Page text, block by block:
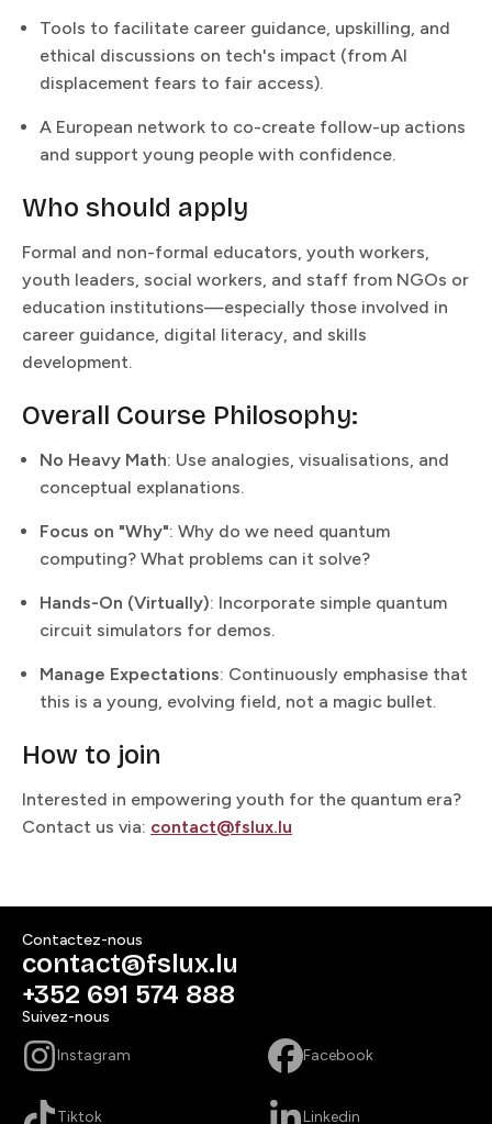
Tools to facilitate career guidance, upskilling, and
ethical discussions on tech's impact (from AI
displacement fears to fair access).​​​​‌ ‍ ​‍​‍‌‍ ‌ ​‍‌‍‍‌‌‍‌ ‌‍‍‌‌‍ ‍​‍​‍​ ‍‍​‍​‍‌ ​ ‌‍​‌‌‍ ‍‌‍‍‌‌ ‌​‌ ‍‌​‍ ‍‌‍‍‌‌‍ ​‍​‍​‍ ​​‍​‍‌‍‍​‌ ​‍‌‍‌‌‌‍‌‍​‍​‍​ ‍‍​‍​‍​‍ ‌ ​ ‌ ‌​‌ ‌‌‌‍‌​‌‍‍‌‌‍ ​‍ ‌‍‍‌‌‍ ‍‌ ‌​‌‍‌‌‌‍ ‍‌ ‌​​‍ ‌‍‌‌‌‍‌​‌‍‍‌‌ ‌​​‍ ‌‍ ‌‌‍ ‌‍‌​‌‍‌‌​ ‌‌ ​​‌ ​‍‌‍‌‌‌ ​ ‌‍‌‌‌‍ ‍‌ ‌​‌‍​‌‌ ‌​‌‍‍‌‌‍ ‌‍ ‍​ ‍ ‌‍‍‌‌‍‌​​ ‌‌‍‌‍​ ​‍​ ​‌‌‍​‍​ ​ ​ ‌‍​ ‌‍​ ​‌​‍ ‌​ ​‌‌‍‌‌​ ‍​​ ‌ ​‍ ‌​ ‌​‌‍‌‌​ ‌​‌‍‌​​‍ ‌​ ‍‌​ ‍‌​ ‌​‌‍‌‍​‍ ‌‌‍​‍‌‍‌​​ ‍‌​ ​‌​ ​‍​ ​‍​ ‌​​ ​‌​ ‌ ‌‍​ ‌‍‌​​ ​‌​ ‍ ‌ ‌​‌ ‍‌‌ ​​‌‍‌‌​ ‌‌ ​​‌ ​‍‌‍ ‌‍‍‍‌‍‌‌‌‍​ ‌ ‌​​ ‍ ‌ ​​‌‍​‌‌ ‌​‌‍‍​​ ‌‌‍​ ‌ ‌‌‌ ​ ‌ ‌​‌‍ ‌‍ ‌‌‌​ ‌‍‌‌‌‍​ ‌ ‌​‌‍‍‌‌‍ ‌‍ ‍‌ ​ ​‍‌‌​ ‌‌‌​​‍‌‌ ‌‍‍ ‌‍‌‌‌ ‍‌​‍‌‌​ ​ ‌​‌​​‍‌‌​ ​ ‌​‌​​‍‌‌​ ​‍​ ​‍‌‍‌​​ ​‌​ ‌‌​ ​​​ ‌ ‌‍‌​​ ​ ​ ​ ‌‍‌​‌‍‌​​ ​‌‌‍​‍​‍‌‌​ ​‍​ ​‍​‍‌‌​ ‌‌‌​‌​​‍ ‍‌‍​ ‌‍ ‌‍ ‍‌ ‌​‌‍‌‌‌‍ ‍‌ ‌​​‍‌‌​ ‌‌‌​​‍‌‌ ‌‍‍ ‌‍‌‌‌ ‍‌​‍‌‌​ ​ ‌​‌​​‍‌‌​ ​ ‌​‌​​‍‌‌​ ​‍​ ​‍‌‍‌‌​ ‌​​ ​‍​ ‍​‌‍​‌‌‍‌‍​ ​‌​ ‌‌‌‍‌​​ ​​​ ​‍‌‍​ ​‍‌‌​ ​‍​ ​‍​‍‌‌​ ‌‌‌​‌​​‍ ‍‌‍​ ‌‍‍​‌‍‍‌‌‍ ​‌‍‌​‌ ​‍‌‍‌‌‌‍ ‍​‍‌‌​ ‌‌‌​​‍‌‌ ‌‍‍ ‌‍‌‌‌ ‍‌​‍‌‌​ ​ ‌​‌​​‍‌‌​ ​ ‌​‌​​‍‌‌​ ​‍​ ​‍‌‍‌​​ ‍‌​ ‌ ‌‍‌‍​ ​​​ ‍‌‌‍​ ​ ‍‌​ ‌‌‌‍‌‍​ ‍​‌‍​ ​‍‌‌​ ​‍​ ​‍​‍‌‌​ ‌‌‌​‌​​‍ ‍‌ ‌​‌‍‌‌‌ ‍​‌ ‌​​ ‌‍​‍‌‍​‌‌ ​ ‌‍‌‌‌‌‌‌‌ ​‍‌‍ ​​ ‌​‍‌‌​ ​‍‌​‌‍‌ ​ ‌ ‌​‌ ‌‌‌‍‌​‌‍‍‌‌‍ ​‍‌‍‌‍‍‌‌‍‌​​ ‌‌‍‌‍​ ​‍​ ​‌‌‍​‍​ ​ ​ ‌‍​ ‌‍​ ​‌​‍ ‌​ ​‌‌‍‌‌​ ‍​​ ‌ ​‍ ‌​ ‌​‌‍‌‌​ ‌​‌‍‌​​‍ ‌​ ‍‌​ ‍‌​ ‌​‌‍‌‍​‍ ‌‌‍​‍‌‍‌​​ ‍‌​ ​‌​ ​‍​ ​‍​ ‌​​ ​‌​ ‌ ‌‍​ ‌‍‌​​ ​‌​‍‌‍‌ ‌​‌ ‍‌‌ ​​‌‍‌‌​ ‌‌ ​​‌ ​‍‌‍ ‌‍‍‍‌‍‌‌‌‍​ ‌ ‌​​‍‌‍‌ ​​‌‍​‌‌ ‌​‌‍‍​​ ‌‌‍​ ‌ ‌‌‌ ​ ‌ ‌​‌‍ ‌‍ ‌‌‌​ ‌‍‌‌‌‍​ ‌ ‌​‌‍‍‌‌‍ ‌‍ ‍‌ ​ ​‍‌‌​ ‌‌‌​​‍‌‌ ‌‍‍ ‌‍‌‌‌ ‍‌​‍‌‌​ ​ ‌​‌​​‍‌‌​ ​ ‌​‌​​‍‌‌​ ​‍​ ​‍‌‍‌​​ ​‌​ ‌‌​ ​​​ ‌ ‌‍‌​​ ​ ​ ​ ‌‍‌​‌‍‌​​ ​‌‌‍​‍​‍‌‌​ ​‍​ ​‍​‍‌‌​ ‌‌‌​‌​​‍ ‍‌‍​ ‌‍ ‌‍ ‍‌ ‌​‌‍‌‌‌‍ ‍‌ ‌​​‍‌‌​ ‌‌‌​​‍‌‌ ‌‍‍ ‌‍‌‌‌ ‍‌​‍‌‌​ ​ ‌​‌​​‍‌‌​ ​ ‌​‌​​‍‌‌​ ​‍​ ​‍‌‍‌‌​ ‌​​ ​‍​ ‍​‌‍​‌‌‍‌‍​ ​‌​ ‌‌‌‍‌​​ ​​​ ​‍‌‍​ ​‍‌‌​ ​‍​ ​‍​‍‌‌​ ‌‌‌​‌​​‍ ‍‌‍​ ‌‍‍​‌‍‍‌‌‍ ​‌‍‌​‌ ​‍‌‍‌‌‌‍ ‍​‍‌‌​ ‌‌‌​​‍‌‌ ‌‍‍ ‌‍‌‌‌ ‍‌​‍‌‌​ ​ ‌​‌​​‍‌‌​ ​ ‌​‌​​‍‌‌​ ​‍​ ​‍‌‍‌​​ ‍‌​ ‌ ‌‍‌‍​ ​​​ ‍‌‌‍​ ​ ‍‌​ ‌‌‌‍‌‍​ ‍​‌‍​ ​‍‌‌​ ​‍​ ​‍​‍‌‌​ ‌‌‌​‌​​‍ ‍‌ ‌​‌‍‌‌‌ ‍​‌ ‌​​‍‌‍‌ ​​‌‍‌‌‌ ​‍‌ ​ ‌ ​​‌‍‌‌‌‍​ ‌ ‌​‌‍‍‌‌ ‌‍‌‍‌‌​ ‌‌ ​​‌ ‌‌‌‍​‍‌‍ ​‌‍‍‌‌ ​ ‌‍‍​‌‍‌‌‌‍‌​​‍​‍‌ ‌
A European network to co-create follow-up actions
and support young people with confidence.​​​​‌ ‍ ​‍​‍‌‍ ‌ ​‍‌‍‍‌‌‍‌ ‌‍‍‌‌‍ ‍​‍​‍​ ‍‍​‍​‍‌ ​ ‌‍​‌‌‍ ‍‌‍‍‌‌ ‌​‌ ‍‌​‍ ‍‌‍‍‌‌‍ ​‍​‍​‍ ​​‍​‍‌‍‍​‌ ​‍‌‍‌‌‌‍‌‍​‍​‍​ ‍‍​‍​‍​‍ ‌ ​ ‌ ‌​‌ ‌‌‌‍‌​‌‍‍‌‌‍ ​‍ ‌‍‍‌‌‍ ‍‌ ‌​‌‍‌‌‌‍ ‍‌ ‌​​‍ ‌‍‌‌‌‍‌​‌‍‍‌‌ ‌​​‍ ‌‍ ‌‌‍ ‌‍‌​‌‍‌‌​ ‌‌ ​​‌ ​‍‌‍‌‌‌ ​ ‌‍‌‌‌‍ ‍‌ ‌​‌‍​‌‌ ‌​‌‍‍‌‌‍ ‌‍ ‍​ ‍ ‌‍‍‌‌‍‌​​ ‌‌‍‌‍​ ​‍​ ​‌‌‍​‍​ ​ ​ ‌‍​ ‌‍​ ​‌​‍ ‌​ ​‌‌‍‌‌​ ‍​​ ‌ ​‍ ‌​ ‌​‌‍‌‌​ ‌​‌‍‌​​‍ ‌​ ‍‌​ ‍‌​ ‌​‌‍‌‍​‍ ‌‌‍​‍‌‍‌​​ ‍‌​ ​‌​ ​‍​ ​‍​ ‌​​ ​‌​ ‌ ‌‍​ ‌‍‌​​ ​‌​ ‍ ‌ ‌​‌ ‍‌‌ ​​‌‍‌‌​ ‌‌ ​​‌ ​‍‌‍ ‌‍‍‍‌‍‌‌‌‍​ ‌ ‌​​ ‍ ‌ ​​‌‍​‌‌ ‌​‌‍‍​​ ‌‌‍​ ‌ ‌‌‌ ​ ‌ ‌​‌‍ ‌‍ ‌‌‌​ ‌‍‌‌‌‍​ ‌ ‌​‌‍‍‌‌‍ ‌‍ ‍‌ ​ ​‍‌‌​ ‌‌‌​​‍‌‌ ‌‍‍ ‌‍‌‌‌ ‍‌​‍‌‌​ ​ ‌​‌​​‍‌‌​ ​ ‌​‌​​‍‌‌​ ​‍​ ​‍‌‍‌​​ ​‌​ ‌‌​ ​​​ ‌ ‌‍‌​​ ​ ​ ​ ‌‍‌​‌‍‌​​ ​‌‌‍​‍​‍‌‌​ ​‍​ ​‍​‍‌‌​ ‌‌‌​‌​​‍ ‍‌‍​ ‌‍ ‌‍ ‍‌ ‌​‌‍‌‌‌‍ ‍‌ ‌​​‍‌‌​ ‌‌‌​​‍‌‌ ‌‍‍ ‌‍‌‌‌ ‍‌​‍‌‌​ ​ ‌​‌​​‍‌‌​ ​ ‌​‌​​‍‌‌​ ​‍​ ​‍‌‍‌‌​ ‌​‌‍​‌‌‍‌‍‌‍‌‍​ ‌ ​ ​‌‌‍‌‍‌‍​‌​ ‍​​ ‍‌​ ‍‌​‍‌‌​ ​‍​ ​‍​‍‌‌​ ‌‌‌​‌​​‍ ‍‌‍​ ‌‍‍​‌‍‍‌‌‍ ​‌‍‌​‌ ​‍‌‍‌‌‌‍ ‍​‍‌‌​ ‌‌‌​​‍‌‌ ‌‍‍ ‌‍‌‌‌ ‍‌​‍‌‌​ ​ ‌​‌​​‍‌‌​ ​ ‌​‌​​‍‌‌​ ​‍​ ​‍​ ‌‍​ ​ ‌‍​‌‌‍​ ​ ‌‌​ ​ ​ ‌‍​ ‌‍​ ​‌‌‍‌‍​ ‌‌​ ‌​​‍‌‌​ ​‍​ ​‍​‍‌‌​ ‌‌‌​‌​​‍ ‍‌ ‌​‌‍‌‌‌ ‍​‌ ‌​​ ‌‍​‍‌‍​‌‌ ​ ‌‍‌‌‌‌‌‌‌ ​‍‌‍ ​​ ‌​‍‌‌​ ​‍‌​‌‍‌ ​ ‌ ‌​‌ ‌‌‌‍‌​‌‍‍‌‌‍ ​‍‌‍‌‍‍‌‌‍‌​​ ‌‌‍‌‍​ ​‍​ ​‌‌‍​‍​ ​ ​ ‌‍​ ‌‍​ ​‌​‍ ‌​ ​‌‌‍‌‌​ ‍​​ ‌ ​‍ ‌​ ‌​‌‍‌‌​ ‌​‌‍‌​​‍ ‌​ ‍‌​ ‍‌​ ‌​‌‍‌‍​‍ ‌‌‍​‍‌‍‌​​ ‍‌​ ​‌​ ​‍​ ​‍​ ‌​​ ​‌​ ‌ ‌‍​ ‌‍‌​​ ​‌​‍‌‍‌ ‌​‌ ‍‌‌ ​​‌‍‌‌​ ‌‌ ​​‌ ​‍‌‍ ‌‍‍‍‌‍‌‌‌‍​ ‌ ‌​​‍‌‍‌ ​​‌‍​‌‌ ‌​‌‍‍​​ ‌‌‍​ ‌ ‌‌‌ ​ ‌ ‌​‌‍ ‌‍ ‌‌‌​ ‌‍‌‌‌‍​ ‌ ‌​‌‍‍‌‌‍ ‌‍ ‍‌ ​ ​‍‌‌​ ‌‌‌​​‍‌‌ ‌‍‍ ‌‍‌‌‌ ‍‌​‍‌‌​ ​ ‌​‌​​‍‌‌​ ​ ‌​‌​​‍‌‌​ ​‍​ ​‍‌‍‌​​ ​‌​ ‌‌​ ​​​ ‌ ‌‍‌​​ ​ ​ ​ ‌‍‌​‌‍‌​​ ​‌‌‍​‍​‍‌‌​ ​‍​ ​‍​‍‌‌​ ‌‌‌​‌​​‍ ‍‌‍​ ‌‍ ‌‍ ‍‌ ‌​‌‍‌‌‌‍ ‍‌ ‌​​‍‌‌​ ‌‌‌​​‍‌‌ ‌‍‍ ‌‍‌‌‌ ‍‌​‍‌‌​ ​ ‌​‌​​‍‌‌​ ​ ‌​‌​​‍‌‌​ ​‍​ ​‍‌‍‌‌​ ‌​‌‍​‌‌‍‌‍‌‍‌‍​ ‌ ​ ​‌‌‍‌‍‌‍​‌​ ‍​​ ‍‌​ ‍‌​‍‌‌​ ​‍​ ​‍​‍‌‌​ ‌‌‌​‌​​‍ ‍‌‍​ ‌‍‍​‌‍‍‌‌‍ ​‌‍‌​‌ ​‍‌‍‌‌‌‍ ‍​‍‌‌​ ‌‌‌​​‍‌‌ ‌‍‍ ‌‍‌‌‌ ‍‌​‍‌‌​ ​ ‌​‌​​‍‌‌​ ​ ‌​‌​​‍‌‌​ ​‍​ ​‍​ ‌‍​ ​ ‌‍​‌‌‍​ ​ ‌‌​ ​ ​ ‌‍​ ‌‍​ ​‌‌‍‌‍​ ‌‌​ ‌​​‍‌‌​ ​‍​ ​‍​‍‌‌​ ‌‌‌​‌​​‍ ‍‌ ‌​‌‍‌‌‌ ‍​‌ ‌​​‍‌‍‌ ​​‌‍‌‌‌ ​‍‌ ​ ‌ ​​‌‍‌‌‌‍​ ‌ ‌​‌‍‍‌‌ ‌‍‌‍‌‌​ ‌‌ ​​‌ ‌‌‌‍​‍‌‍ ​‌‍‍‌‌ ​ ‌‍‍​‌‍‌‌‌‍‌​​‍​‍‌ ‌
Who should apply​​​​‌ ‍ ​‍​‍‌‍ ‌ ​‍‌‍‍‌‌‍‌ ‌‍‍‌‌‍ ‍​‍​‍​ ‍‍​‍​‍‌ ​ ‌‍​‌‌‍ ‍‌‍‍‌‌ ‌​‌ ‍‌​‍ ‍‌‍‍‌‌‍ ​‍​‍​‍ ​​‍​‍‌‍‍​‌ ​‍‌‍‌‌‌‍‌‍​‍​‍​ ‍‍​‍​‍​‍ ‌ ​ ‌ ‌​‌ ‌‌‌‍‌​‌‍‍‌‌‍ ​‍ ‌‍‍‌‌‍ ‍‌ ‌​‌‍‌‌‌‍ ‍‌ ‌​​‍ ‌‍‌‌‌‍‌​‌‍‍‌‌ ‌​​‍ ‌‍ ‌‌‍ ‌‍‌​‌‍‌‌​ ‌‌ ​​‌ ​‍‌‍‌‌‌ ​ ‌‍‌‌‌‍ ‍‌ ‌​‌‍​‌‌ ‌​‌‍‍‌‌‍ ‌‍ ‍​ ‍ ‌‍‍‌‌‍‌​​ ‌‌‍‌‍​ ​‍​ ​‌‌‍​‍​ ​ ​ ‌‍​ ‌‍​ ​‌​‍ ‌​ ​‌‌‍‌‌​ ‍​​ ‌ ​‍ ‌​ ‌​‌‍‌‌​ ‌​‌‍‌​​‍ ‌​ ‍‌​ ‍‌​ ‌​‌‍‌‍​‍ ‌‌‍​‍‌‍‌​​ ‍‌​ ​‌​ ​‍​ ​‍​ ‌​​ ​‌​ ‌ ‌‍​ ‌‍‌​​ ​‌​ ‍ ‌ ‌​‌ ‍‌‌ ​​‌‍‌‌​ ‌‌ ​​‌ ​‍‌‍ ‌‍‍‍‌‍‌‌‌‍​ ‌ ‌​​ ‍ ‌ ​​‌‍​‌‌ ‌​‌‍‍​​ ‌‌‍​ ‌ ‌‌‌ ​ ‌ ‌​‌‍ ‌‍ ‌‌‌​ ‌‍‌‌‌‍​ ‌ ‌​‌‍‍‌‌‍ ‌‍ ‍‌ ​ ​‍‌‌​ ‌‌‌​​‍‌‌ ‌‍‍ ‌‍‌‌‌ ‍‌​‍‌‌​ ​ ‌​‌​​‍‌‌​ ​ ‌​‌​​‍‌‌​ ​‍​ ​‍‌‍‌​​ ​‌​ ‌‌​ ​​​ ‌ ‌‍‌​​ ​ ​ ​ ‌‍‌​‌‍‌​​ ​‌‌‍​‍​‍‌‌​ ​‍​ ​‍​‍‌‌​ ‌‌‌​‌​​‍ ‍‌‍​ ‌‍ ‌‍ ‍‌ ‌​‌‍‌‌‌‍ ‍‌ ‌​​‍‌‌​ ‌‌‌​​‍‌‌ ‌‍‍ ‌‍‌‌‌ ‍‌​‍‌‌​ ​ ‌​‌​​‍‌‌​ ​ ‌​‌​​‍‌‌​ ​‍​ ​‍‌‍‌‍​ ​‌‌‍​‌​ ​‍‌‍‌‌‌‍​ ​ ‌‍‌‍​‌​ ​‌​ ‍‌​ ‍‌​ ‌ ​‍‌‌​ ​‍​ ​‍​‍‌‌​ ‌‌‌​‌​​‍ ‍‌‍​ ‌‍‍​‌‍‍‌‌‍ ​‌‍‌​‌ ​‍‌‍‌‌‌‍ ‍​‍‌‌​ ‌‌‌​​‍‌‌ ‌‍‍ ‌‍‌‌‌ ‍‌​‍‌‌​ ​ ‌​‌​​‍‌‌​ ​ ‌​‌​​‍‌‌​ ​‍​ ​‍‌‍​ ​ ​‍​ ‌​‌‍‌​​ ‌ ​ ‌‍​ ​​​ ​​​ ‌ ‌‍‌‍​ ​​‌‍​‍​‍‌‌​ ​‍​ ​‍​‍‌‌​ ‌‌‌​‌​​‍ ‍‌ ‌​‌‍‌‌‌ ‍​‌ ‌​​ ‌‍​‍‌‍​‌‌ ​ ‌‍‌‌‌‌‌‌‌ ​‍‌‍ ​​ ‌​‍‌‌​ ​‍‌​‌‍‌ ​ ‌ ‌​‌ ‌‌‌‍‌​‌‍‍‌‌‍ ​‍‌‍‌‍‍‌‌‍‌​​ ‌‌‍‌‍​ ​‍​ ​‌‌‍​‍​ ​ ​ ‌‍​ ‌‍​ ​‌​‍ ‌​ ​‌‌‍‌‌​ ‍​​ ‌ ​‍ ‌​ ‌​‌‍‌‌​ ‌​‌‍‌​​‍ ‌​ ‍‌​ ‍‌​ ‌​‌‍‌‍​‍ ‌‌‍​‍‌‍‌​​ ‍‌​ ​‌​ ​‍​ ​‍​ ‌​​ ​‌​ ‌ ‌‍​ ‌‍‌​​ ​‌​‍‌‍‌ ‌​‌ ‍‌‌ ​​‌‍‌‌​ ‌‌ ​​‌ ​‍‌‍ ‌‍‍‍‌‍‌‌‌‍​ ‌ ‌​​‍‌‍‌ ​​‌‍​‌‌ ‌​‌‍‍​​ ‌‌‍​ ‌ ‌‌‌ ​ ‌ ‌​‌‍ ‌‍ ‌‌‌​ ‌‍‌‌‌‍​ ‌ ‌​‌‍‍‌‌‍ ‌‍ ‍‌ ​ ​‍‌‌​ ‌‌‌​​‍‌‌ ‌‍‍ ‌‍‌‌‌ ‍‌​‍‌‌​ ​ ‌​‌​​‍‌‌​ ​ ‌​‌​​‍‌‌​ ​‍​ ​‍‌‍‌​​ ​‌​ ‌‌​ ​​​ ‌ ‌‍‌​​ ​ ​ ​ ‌‍‌​‌‍‌​​ ​‌‌‍​‍​‍‌‌​ ​‍​ ​‍​‍‌‌​ ‌‌‌​‌​​‍ ‍‌‍​ ‌‍ ‌‍ ‍‌ ‌​‌‍‌‌‌‍ ‍‌ ‌​​‍‌‌​ ‌‌‌​​‍‌‌ ‌‍‍ ‌‍‌‌‌ ‍‌​‍‌‌​ ​ ‌​‌​​‍‌‌​ ​ ‌​‌​​‍‌‌​ ​‍​ ​‍‌‍‌‍​ ​‌‌‍​‌​ ​‍‌‍‌‌‌‍​ ​ ‌‍‌‍​‌​ ​‌​ ‍‌​ ‍‌​ ‌ ​‍‌‌​ ​‍​ ​‍​‍‌‌​ ‌‌‌​‌​​‍ ‍‌‍​ ‌‍‍​‌‍‍‌‌‍ ​‌‍‌​‌ ​‍‌‍‌‌‌‍ ‍​‍‌‌​ ‌‌‌​​‍‌‌ ‌‍‍ ‌‍‌‌‌ ‍‌​‍‌‌​ ​ ‌​‌​​‍‌‌​ ​ ‌​‌​​‍‌‌​ ​‍​ ​‍‌‍​ ​ ​‍​ ‌​‌‍‌​​ ‌ ​ ‌‍​ ​​​ ​​​ ‌ ‌‍‌‍​ ​​‌‍​‍​‍‌‌​ ​‍​ ​‍​‍‌‌​ ‌‌‌​‌​​‍ ‍‌ ‌​‌‍‌‌‌ ‍​‌ ‌​​‍‌‍‌ ​​‌‍‌‌‌ ​‍‌ ​ ‌ ​​‌‍‌‌‌‍​ ‌ ‌​‌‍‍‌‌ ‌‍‌‍‌‌​ ‌‌ ​​‌ ‌‌‌‍​‍‌‍ ​‌‍‍‌‌ ​ ‌‍‍​‌‍‌‌‌‍‌​​‍​‍‌ ‌
Formal and non-formal educators, youth workers,
youth leaders, social workers, and staff from NGOs or
education institutions—especially those involved in
career guidance, digital literacy, and skills
development.​​​​‌ ‍ ​‍​‍‌‍ ‌ ​‍‌‍‍‌‌‍‌ ‌‍‍‌‌‍ ‍​‍​‍​ ‍‍​‍​‍‌ ​ ‌‍​‌‌‍ ‍‌‍‍‌‌ ‌​‌ ‍‌​‍ ‍‌‍‍‌‌‍ ​‍​‍​‍ ​​‍​‍‌‍‍​‌ ​‍‌‍‌‌‌‍‌‍​‍​‍​ ‍‍​‍​‍​‍ ‌ ​ ‌ ‌​‌ ‌‌‌‍‌​‌‍‍‌‌‍ ​‍ ‌‍‍‌‌‍ ‍‌ ‌​‌‍‌‌‌‍ ‍‌ ‌​​‍ ‌‍‌‌‌‍‌​‌‍‍‌‌ ‌​​‍ ‌‍ ‌‌‍ ‌‍‌​‌‍‌‌​ ‌‌ ​​‌ ​‍‌‍‌‌‌ ​ ‌‍‌‌‌‍ ‍‌ ‌​‌‍​‌‌ ‌​‌‍‍‌‌‍ ‌‍ ‍​ ‍ ‌‍‍‌‌‍‌​​ ‌‌‍‌‍​ ​‍​ ​‌‌‍​‍​ ​ ​ ‌‍​ ‌‍​ ​‌​‍ ‌​ ​‌‌‍‌‌​ ‍​​ ‌ ​‍ ‌​ ‌​‌‍‌‌​ ‌​‌‍‌​​‍ ‌​ ‍‌​ ‍‌​ ‌​‌‍‌‍​‍ ‌‌‍​‍‌‍‌​​ ‍‌​ ​‌​ ​‍​ ​‍​ ‌​​ ​‌​ ‌ ‌‍​ ‌‍‌​​ ​‌​ ‍ ‌ ‌​‌ ‍‌‌ ​​‌‍‌‌​ ‌‌ ​​‌ ​‍‌‍ ‌‍‍‍‌‍‌‌‌‍​ ‌ ‌​​ ‍ ‌ ​​‌‍​‌‌ ‌​‌‍‍​​ ‌‌‍​ ‌ ‌‌‌ ​ ‌ ‌​‌‍ ‌‍ ‌‌‌​ ‌‍‌‌‌‍​ ‌ ‌​‌‍‍‌‌‍ ‌‍ ‍‌ ​ ​‍‌‌​ ‌‌‌​​‍‌‌ ‌‍‍ ‌‍‌‌‌ ‍‌​‍‌‌​ ​ ‌​‌​​‍‌‌​ ​ ‌​‌​​‍‌‌​ ​‍​ ​‍‌‍‌​​ ​‌​ ‌‌​ ​​​ ‌ ‌‍‌​​ ​ ​ ​ ‌‍‌​‌‍‌​​ ​‌‌‍​‍​‍‌‌​ ​‍​ ​‍​‍‌‌​ ‌‌‌​‌​​‍ ‍‌‍​ ‌‍ ‌‍ ‍‌ ‌​‌‍‌‌‌‍ ‍‌ ‌​​‍‌‌​ ‌‌‌​​‍‌‌ ‌‍‍ ‌‍‌‌‌ ‍‌​‍‌‌​ ​ ‌​‌​​‍‌‌​ ​ ‌​‌​​‍‌‌​ ​‍​ ​‍​ ‌​​ ​‍​ ‍​‌‍‌​​ ​​​ ‌‍​ ​‍‌‍​‌​ ​‍​ ‌​‌‍‌​​ ‌‍​‍‌‌​ ​‍​ ​‍​‍‌‌​ ‌‌‌​‌​​‍ ‍‌‍​ ‌‍‍​‌‍‍‌‌‍ ​‌‍‌​‌ ​‍‌‍‌‌‌‍ ‍​‍‌‌​ ‌‌‌​​‍‌‌ ‌‍‍ ‌‍‌‌‌ ‍‌​‍‌‌​ ​ ‌​‌​​‍‌‌​ ​ ‌​‌​​‍‌‌​ ​‍​ ​‍​ ‍‌​ ‌‍​ ‌‌​ ​‍‌‍​‍‌‍​ ‌‍​ ‌‍​‌​ ​‌‌‍‌​​ ‌‍‌‍‌​​‍‌‌​ ​‍​ ​‍​‍‌‌​ ‌‌‌​‌​​‍ ‍‌ ‌​‌‍‌‌‌ ‍​‌ ‌​​ ‌‍​‍‌‍​‌‌ ​ ‌‍‌‌‌‌‌‌‌ ​‍‌‍ ​​ ‌​‍‌‌​ ​‍‌​‌‍‌ ​ ‌ ‌​‌ ‌‌‌‍‌​‌‍‍‌‌‍ ​‍‌‍‌‍‍‌‌‍‌​​ ‌‌‍‌‍​ ​‍​ ​‌‌‍​‍​ ​ ​ ‌‍​ ‌‍​ ​‌​‍ ‌​ ​‌‌‍‌‌​ ‍​​ ‌ ​‍ ‌​ ‌​‌‍‌‌​ ‌​‌‍‌​​‍ ‌​ ‍‌​ ‍‌​ ‌​‌‍‌‍​‍ ‌‌‍​‍‌‍‌​​ ‍‌​ ​‌​ ​‍​ ​‍​ ‌​​ ​‌​ ‌ ‌‍​ ‌‍‌​​ ​‌​‍‌‍‌ ‌​‌ ‍‌‌ ​​‌‍‌‌​ ‌‌ ​​‌ ​‍‌‍ ‌‍‍‍‌‍‌‌‌‍​ ‌ ‌​​‍‌‍‌ ​​‌‍​‌‌ ‌​‌‍‍​​ ‌‌‍​ ‌ ‌‌‌ ​ ‌ ‌​‌‍ ‌‍ ‌‌‌​ ‌‍‌‌‌‍​ ‌ ‌​‌‍‍‌‌‍ ‌‍ ‍‌ ​ ​‍‌‌​ ‌‌‌​​‍‌‌ ‌‍‍ ‌‍‌‌‌ ‍‌​‍‌‌​ ​ ‌​‌​​‍‌‌​ ​ ‌​‌​​‍‌‌​ ​‍​ ​‍‌‍‌​​ ​‌​ ‌‌​ ​​​ ‌ ‌‍‌​​ ​ ​ ​ ‌‍‌​‌‍‌​​ ​‌‌‍​‍​‍‌‌​ ​‍​ ​‍​‍‌‌​ ‌‌‌​‌​​‍ ‍‌‍​ ‌‍ ‌‍ ‍‌ ‌​‌‍‌‌‌‍ ‍‌ ‌​​‍‌‌​ ‌‌‌​​‍‌‌ ‌‍‍ ‌‍‌‌‌ ‍‌​‍‌‌​ ​ ‌​‌​​‍‌‌​ ​ ‌​‌​​‍‌‌​ ​‍​ ​‍​ ‌​​ ​‍​ ‍​‌‍‌​​ ​​​ ‌‍​ ​‍‌‍​‌​ ​‍​ ‌​‌‍‌​​ ‌‍​‍‌‌​ ​‍​ ​‍​‍‌‌​ ‌‌‌​‌​​‍ ‍‌‍​ ‌‍‍​‌‍‍‌‌‍ ​‌‍‌​‌ ​‍‌‍‌‌‌‍ ‍​‍‌‌​ ‌‌‌​​‍‌‌ ‌‍‍ ‌‍‌‌‌ ‍‌​‍‌‌​ ​ ‌​‌​​‍‌‌​ ​ ‌​‌​​‍‌‌​ ​‍​ ​‍​ ‍‌​ ‌‍​ ‌‌​ ​‍‌‍​‍‌‍​ ‌‍​ ‌‍​‌​ ​‌‌‍‌​​ ‌‍‌‍‌​​‍‌‌​ ​‍​ ​‍​‍‌‌​ ‌‌‌​‌​​‍ ‍‌ ‌​‌‍‌‌‌ ‍​‌ ‌​​‍‌‍‌ ​​‌‍‌‌‌ ​‍‌ ​ ‌ ​​‌‍‌‌‌‍​ ‌ ‌​‌‍‍‌‌ ‌‍‌‍‌‌​ ‌‌ ​​‌ ‌‌‌‍​‍‌‍ ​‌‍‍‌‌ ​ ‌‍‍​‌‍‌‌‌‍‌​​‍​‍‌ ‌
Overall Course Philosophy:​​​​‌ ‍ ​‍​‍‌‍ ‌ ​‍‌‍‍‌‌‍‌ ‌‍‍‌‌‍ ‍​‍​‍​ ‍‍​‍​‍‌ ​ ‌‍​‌‌‍ ‍‌‍‍‌‌ ‌​‌ ‍‌​‍ ‍‌‍‍‌‌‍ ​‍​‍​‍ ​​‍​‍‌‍‍​‌ ​‍‌‍‌‌‌‍‌‍​‍​‍​ ‍‍​‍​‍​‍ ‌ ​ ‌ ‌​‌ ‌‌‌‍‌​‌‍‍‌‌‍ ​‍ ‌‍‍‌‌‍ ‍‌ ‌​‌‍‌‌‌‍ ‍‌ ‌​​‍ ‌‍‌‌‌‍‌​‌‍‍‌‌ ‌​​‍ ‌‍ ‌‌‍ ‌‍‌​‌‍‌‌​ ‌‌ ​​‌ ​‍‌‍‌‌‌ ​ ‌‍‌‌‌‍ ‍‌ ‌​‌‍​‌‌ ‌​‌‍‍‌‌‍ ‌‍ ‍​ ‍ ‌‍‍‌‌‍‌​​ ‌‌‍‌‍​ ​‍​ ​‌‌‍​‍​ ​ ​ ‌‍​ ‌‍​ ​‌​‍ ‌​ ​‌‌‍‌‌​ ‍​​ ‌ ​‍ ‌​ ‌​‌‍‌‌​ ‌​‌‍‌​​‍ ‌​ ‍‌​ ‍‌​ ‌​‌‍‌‍​‍ ‌‌‍​‍‌‍‌​​ ‍‌​ ​‌​ ​‍​ ​‍​ ‌​​ ​‌​ ‌ ‌‍​ ‌‍‌​​ ​‌​ ‍ ‌ ‌​‌ ‍‌‌ ​​‌‍‌‌​ ‌‌ ​​‌ ​‍‌‍ ‌‍‍‍‌‍‌‌‌‍​ ‌ ‌​​ ‍ ‌ ​​‌‍​‌‌ ‌​‌‍‍​​ ‌‌‍​ ‌ ‌‌‌ ​ ‌ ‌​‌‍ ‌‍ ‌‌‌​ ‌‍‌‌‌‍​ ‌ ‌​‌‍‍‌‌‍ ‌‍ ‍‌ ​ ​‍‌‌​ ‌‌‌​​‍‌‌ ‌‍‍ ‌‍‌‌‌ ‍‌​‍‌‌​ ​ ‌​‌​​‍‌‌​ ​ ‌​‌​​‍‌‌​ ​‍​ ​‍‌‍‌​​ ​‌​ ‌‌​ ​​​ ‌ ‌‍‌​​ ​ ​ ​ ‌‍‌​‌‍‌​​ ​‌‌‍​‍​‍‌‌​ ​‍​ ​‍​‍‌‌​ ‌‌‌​‌​​‍ ‍‌‍​ ‌‍ ‌‍ ‍‌ ‌​‌‍‌‌‌‍ ‍‌ ‌​​‍‌‌​ ‌‌‌​​‍‌‌ ‌‍‍ ‌‍‌‌‌ ‍‌​‍‌‌​ ​ ‌​‌​​‍‌‌​ ​ ‌​‌​​‍‌‌​ ​‍​ ​‍​ ‌‌​ ‌​​ ‌​‌‍​‌​ ​ ​ ‍‌​ ‌ ​ ‌‍​ ​ ​ ‌‌‌‍​‍​ ​‌​‍‌‌​ ​‍​ ​‍​‍‌‌​ ‌‌‌​‌​​‍ ‍‌‍​ ‌‍‍​‌‍‍‌‌‍ ​‌‍‌​‌ ​‍‌‍‌‌‌‍ ‍​‍‌‌​ ‌‌‌​​‍‌‌ ‌‍‍ ‌‍‌‌‌ ‍‌​‍‌‌​ ​ ‌​‌​​‍‌‌​ ​ ‌​‌​​‍‌‌​ ​‍​ ​‍​ ‌​‌‍‌‌​ ‌‍‌‍‌‌​ ​‌​ ‌‌​ ‌‌‌‍‌‌​ ‌​​ ‍‌​ ‍​‌‍​‌​‍‌‌​ ​‍​ ​‍​‍‌‌​ ‌‌‌​‌​​‍ ‍‌ ‌​‌‍‌‌‌ ‍​‌ ‌​​ ‌‍​‍‌‍​‌‌ ​ ‌‍‌‌‌‌‌‌‌ ​‍‌‍ ​​ ‌​‍‌‌​ ​‍‌​‌‍‌ ​ ‌ ‌​‌ ‌‌‌‍‌​‌‍‍‌‌‍ ​‍‌‍‌‍‍‌‌‍‌​​ ‌‌‍‌‍​ ​‍​ ​‌‌‍​‍​ ​ ​ ‌‍​ ‌‍​ ​‌​‍ ‌​ ​‌‌‍‌‌​ ‍​​ ‌ ​‍ ‌​ ‌​‌‍‌‌​ ‌​‌‍‌​​‍ ‌​ ‍‌​ ‍‌​ ‌​‌‍‌‍​‍ ‌‌‍​‍‌‍‌​​ ‍‌​ ​‌​ ​‍​ ​‍​ ‌​​ ​‌​ ‌ ‌‍​ ‌‍‌​​ ​‌​‍‌‍‌ ‌​‌ ‍‌‌ ​​‌‍‌‌​ ‌‌ ​​‌ ​‍‌‍ ‌‍‍‍‌‍‌‌‌‍​ ‌ ‌​​‍‌‍‌ ​​‌‍​‌‌ ‌​‌‍‍​​ ‌‌‍​ ‌ ‌‌‌ ​ ‌ ‌​‌‍ ‌‍ ‌‌‌​ ‌‍‌‌‌‍​ ‌ ‌​‌‍‍‌‌‍ ‌‍ ‍‌ ​ ​‍‌‌​ ‌‌‌​​‍‌‌ ‌‍‍ ‌‍‌‌‌ ‍‌​‍‌‌​ ​ ‌​‌​​‍‌‌​ ​ ‌​‌​​‍‌‌​ ​‍​ ​‍‌‍‌​​ ​‌​ ‌‌​ ​​​ ‌ ‌‍‌​​ ​ ​ ​ ‌‍‌​‌‍‌​​ ​‌‌‍​‍​‍‌‌​ ​‍​ ​‍​‍‌‌​ ‌‌‌​‌​​‍ ‍‌‍​ ‌‍ ‌‍ ‍‌ ‌​‌‍‌‌‌‍ ‍‌ ‌​​‍‌‌​ ‌‌‌​​‍‌‌ ‌‍‍ ‌‍‌‌‌ ‍‌​‍‌‌​ ​ ‌​‌​​‍‌‌​ ​ ‌​‌​​‍‌‌​ ​‍​ ​‍​ ‌‌​ ‌​​ ‌​‌‍​‌​ ​ ​ ‍‌​ ‌ ​ ‌‍​ ​ ​ ‌‌‌‍​‍​ ​‌​‍‌‌​ ​‍​ ​‍​‍‌‌​ ‌‌‌​‌​​‍ ‍‌‍​ ‌‍‍​‌‍‍‌‌‍ ​‌‍‌​‌ ​‍‌‍‌‌‌‍ ‍​‍‌‌​ ‌‌‌​​‍‌‌ ‌‍‍ ‌‍‌‌‌ ‍‌​‍‌‌​ ​ ‌​‌​​‍‌‌​ ​ ‌​‌​​‍‌‌​ ​‍​ ​‍​ ‌​‌‍‌‌​ ‌‍‌‍‌‌​ ​‌​ ‌‌​ ‌‌‌‍‌‌​ ‌​​ ‍‌​ ‍​‌‍​‌​‍‌‌​ ​‍​ ​‍​‍‌‌​ ‌‌‌​‌​​‍ ‍‌ ‌​‌‍‌‌‌ ‍​‌ ‌​​‍‌‍‌ ​​‌‍‌‌‌ ​‍‌ ​ ‌ ​​‌‍‌‌‌‍​ ‌ ‌​‌‍‍‌‌ ‌‍‌‍‌‌​ ‌‌ ​​‌ ‌‌‌‍​‍‌‍ ​‌‍‍‌‌ ​ ‌‍‍​‌‍‌‌‌‍‌​​‍​‍‌ ‌
No Heavy Math​​​​‌ ‍ ​‍​‍‌‍ ‌ ​‍‌‍‍‌‌‍‌ ‌‍‍‌‌‍ ‍​‍​‍​ ‍‍​‍​‍‌ ​ ‌‍​‌‌‍ ‍‌‍‍‌‌ ‌​‌ ‍‌​‍ ‍‌‍‍‌‌‍ ​‍​‍​‍ ​​‍​‍‌‍‍​‌ ​‍‌‍‌‌‌‍‌‍​‍​‍​ ‍‍​‍​‍​‍ ‌ ​ ‌ ‌​‌ ‌‌‌‍‌​‌‍‍‌‌‍ ​‍ ‌‍‍‌‌‍ ‍‌ ‌​‌‍‌‌‌‍ ‍‌ ‌​​‍ ‌‍‌‌‌‍‌​‌‍‍‌‌ ‌​​‍ ‌‍ ‌‌‍ ‌‍‌​‌‍‌‌​ ‌‌ ​​‌ ​‍‌‍‌‌‌ ​ ‌‍‌‌‌‍ ‍‌ ‌​‌‍​‌‌ ‌​‌‍‍‌‌‍ ‌‍ ‍​ ‍ ‌‍‍‌‌‍‌​​ ‌‌‍‌‍​ ​‍​ ​‌‌‍​‍​ ​ ​ ‌‍​ ‌‍​ ​‌​‍ ‌​ ​‌‌‍‌‌​ ‍​​ ‌ ​‍ ‌​ ‌​‌‍‌‌​ ‌​‌‍‌​​‍ ‌​ ‍‌​ ‍‌​ ‌​‌‍‌‍​‍ ‌‌‍​‍‌‍‌​​ ‍‌​ ​‌​ ​‍​ ​‍​ ‌​​ ​‌​ ‌ ‌‍​ ‌‍‌​​ ​‌​ ‍ ‌ ‌​‌ ‍‌‌ ​​‌‍‌‌​ ‌‌ ​​‌ ​‍‌‍ ‌‍‍‍‌‍‌‌‌‍​ ‌ ‌​​ ‍ ‌ ​​‌‍​‌‌ ‌​‌‍‍​​ ‌‌‍​ ‌ ‌‌‌ ​ ‌ ‌​‌‍ ‌‍ ‌‌‌​ ‌‍‌‌‌‍​ ‌ ‌​‌‍‍‌‌‍ ‌‍ ‍‌ ​ ​‍‌‌​ ‌‌‌​​‍‌‌ ‌‍‍ ‌‍‌‌‌ ‍‌​‍‌‌​ ​ ‌​‌​​‍‌‌​ ​ ‌​‌​​‍‌‌​ ​‍​ ​‍‌‍‌​​ ​‌​ ‌‌​ ​​​ ‌ ‌‍‌​​ ​ ​ ​ ‌‍‌​‌‍‌​​ ​‌‌‍​‍​‍‌‌​ ​‍​ ​‍​‍‌‌​ ‌‌‌​‌​​‍ ‍‌‍​ ‌‍ ‌‍ ‍‌ ‌​‌‍‌‌‌‍ ‍‌ ‌​​‍‌‌​ ‌‌‌​​‍‌‌ ‌‍‍ ‌‍‌‌‌ ‍‌​‍‌‌​ ​ ‌​‌​​‍‌‌​ ​ ‌​‌​​‍‌‌​ ​‍​ ​‍‌‍​‍​ ‍‌​ ​‌‌‍​‍​ ‍​​ ‌‍​ ​‌​ ‍​​ ‌​​ ​‍​ ‌‌​ ‍​​‍‌‌​ ​‍​ ​‍​‍‌‌​ ‌‌‌​‌​​‍ ‍‌‍​ ‌‍‍​‌‍‍‌‌‍ ​‌‍‌​‌ ​‍‌‍‌‌‌‍ ‍​‍‌‌​ ‌‌‌​​‍‌‌ ‌‍‍ ‌‍‌‌‌ ‍‌​‍‌‌​ ​ ‌​‌​​‍‌‌​ ​ ‌​‌​​‍‌‌​ ​‍​ ​‍​ ​‍‌‍​ ​ ‍​‌‍​ ​ ‌‍​ ‍‌‌‍​‌‌‍​‍‌‍​‌‌‍​ ​ ‌ ‌‍‌​​‍‌‌​ ​‍​ ​‍​‍‌‌​ ‌‌‌​‌​​‍ ‍‌ ‌​‌‍‌‌‌ ‍​‌ ‌​​ ‌‍​‍‌‍​‌‌ ​ ‌‍‌‌‌‌‌‌‌ ​‍‌‍ ​​ ‌​‍‌‌​ ​‍‌​‌‍‌ ​ ‌ ‌​‌ ‌‌‌‍‌​‌‍‍‌‌‍ ​‍‌‍‌‍‍‌‌‍‌​​ ‌‌‍‌‍​ ​‍​ ​‌‌‍​‍​ ​ ​ ‌‍​ ‌‍​ ​‌​‍ ‌​ ​‌‌‍‌‌​ ‍​​ ‌ ​‍ ‌​ ‌​‌‍‌‌​ ‌​‌‍‌​​‍ ‌​ ‍‌​ ‍‌​ ‌​‌‍‌‍​‍ ‌‌‍​‍‌‍‌​​ ‍‌​ ​‌​ ​‍​ ​‍​ ‌​​ ​‌​ ‌ ‌‍​ ‌‍‌​​ ​‌​‍‌‍‌ ‌​‌ ‍‌‌ ​​‌‍‌‌​ ‌‌ ​​‌ ​‍‌‍ ‌‍‍‍‌‍‌‌‌‍​ ‌ ‌​​‍‌‍‌ ​​‌‍​‌‌ ‌​‌‍‍​​ ‌‌‍​ ‌ ‌‌‌ ​ ‌ ‌​‌‍ ‌‍ ‌‌‌​ ‌‍‌‌‌‍​ ‌ ‌​‌‍‍‌‌‍ ‌‍ ‍‌ ​ ​‍‌‌​ ‌‌‌​​‍‌‌ ‌‍‍ ‌‍‌‌‌ ‍‌​‍‌‌​ ​ ‌​‌​​‍‌‌​ ​ ‌​‌​​‍‌‌​ ​‍​ ​‍‌‍‌​​ ​‌​ ‌‌​ ​​​ ‌ ‌‍‌​​ ​ ​ ​ ‌‍‌​‌‍‌​​ ​‌‌‍​‍​‍‌‌​ ​‍​ ​‍​‍‌‌​ ‌‌‌​‌​​‍ ‍‌‍​ ‌‍ ‌‍ ‍‌ ‌​‌‍‌‌‌‍ ‍‌ ‌​​‍‌‌​ ‌‌‌​​‍‌‌ ‌‍‍ ‌‍‌‌‌ ‍‌​‍‌‌​ ​ ‌​‌​​‍‌‌​ ​ ‌​‌​​‍‌‌​ ​‍​ ​‍‌‍​‍​ ‍‌​ ​‌‌‍​‍​ ‍​​ ‌‍​ ​‌​ ‍​​ ‌​​ ​‍​ ‌‌​ ‍​​‍‌‌​ ​‍​ ​‍​‍‌‌​ ‌‌‌​‌​​‍ ‍‌‍​ ‌‍‍​‌‍‍‌‌‍ ​‌‍‌​‌ ​‍‌‍‌‌‌‍ ‍​‍‌‌​ ‌‌‌​​‍‌‌ ‌‍‍ ‌‍‌‌‌ ‍‌​‍‌‌​ ​ ‌​‌​​‍‌‌​ ​ ‌​‌​​‍‌‌​ ​‍​ ​‍​ ​‍‌‍​ ​ ‍​‌‍​ ​ ‌‍​ ‍‌‌‍​‌‌‍​‍‌‍​‌‌‍​ ​ ‌ ‌‍‌​​‍‌‌​ ​‍​ ​‍​‍‌‌​ ‌‌‌​‌​​‍ ‍‌ ‌​‌‍‌‌‌ ‍​‌ ‌​​‍‌‍‌ ​​‌‍‌‌‌ ​‍‌ ​ ‌ ​​‌‍‌‌‌‍​ ‌ ‌​‌‍‍‌‌ ‌‍‌‍‌‌​ ‌‌ ​​‌ ‌‌‌‍​‍‌‍ ​‌‍‍‌‌ ​ ‌‍‍​‌‍‌‌‌‍‌​​‍​‍‌ ‌: Use analogies, visualisations, and
conceptual explanations.​​​​‌ ‍ ​‍​‍‌‍ ‌ ​‍‌‍‍‌‌‍‌ ‌‍‍‌‌‍ ‍​‍​‍​ ‍‍​‍​‍‌ ​ ‌‍​‌‌‍ ‍‌‍‍‌‌ ‌​‌ ‍‌​‍ ‍‌‍‍‌‌‍ ​‍​‍​‍ ​​‍​‍‌‍‍​‌ ​‍‌‍‌‌‌‍‌‍​‍​‍​ ‍‍​‍​‍​‍ ‌ ​ ‌ ‌​‌ ‌‌‌‍‌​‌‍‍‌‌‍ ​‍ ‌‍‍‌‌‍ ‍‌ ‌​‌‍‌‌‌‍ ‍‌ ‌​​‍ ‌‍‌‌‌‍‌​‌‍‍‌‌ ‌​​‍ ‌‍ ‌‌‍ ‌‍‌​‌‍‌‌​ ‌‌ ​​‌ ​‍‌‍‌‌‌ ​ ‌‍‌‌‌‍ ‍‌ ‌​‌‍​‌‌ ‌​‌‍‍‌‌‍ ‌‍ ‍​ ‍ ‌‍‍‌‌‍‌​​ ‌‌‍‌‍​ ​‍​ ​‌‌‍​‍​ ​ ​ ‌‍​ ‌‍​ ​‌​‍ ‌​ ​‌‌‍‌‌​ ‍​​ ‌ ​‍ ‌​ ‌​‌‍‌‌​ ‌​‌‍‌​​‍ ‌​ ‍‌​ ‍‌​ ‌​‌‍‌‍​‍ ‌‌‍​‍‌‍‌​​ ‍‌​ ​‌​ ​‍​ ​‍​ ‌​​ ​‌​ ‌ ‌‍​ ‌‍‌​​ ​‌​ ‍ ‌ ‌​‌ ‍‌‌ ​​‌‍‌‌​ ‌‌ ​​‌ ​‍‌‍ ‌‍‍‍‌‍‌‌‌‍​ ‌ ‌​​ ‍ ‌ ​​‌‍​‌‌ ‌​‌‍‍​​ ‌‌‍​ ‌ ‌‌‌ ​ ‌ ‌​‌‍ ‌‍ ‌‌‌​ ‌‍‌‌‌‍​ ‌ ‌​‌‍‍‌‌‍ ‌‍ ‍‌ ​ ​‍‌‌​ ‌‌‌​​‍‌‌ ‌‍‍ ‌‍‌‌‌ ‍‌​‍‌‌​ ​ ‌​‌​​‍‌‌​ ​ ‌​‌​​‍‌‌​ ​‍​ ​‍‌‍‌​​ ​‌​ ‌‌​ ​​​ ‌ ‌‍‌​​ ​ ​ ​ ‌‍‌​‌‍‌​​ ​‌‌‍​‍​‍‌‌​ ​‍​ ​‍​‍‌‌​ ‌‌‌​‌​​‍ ‍‌‍​ ‌‍ ‌‍ ‍‌ ‌​‌‍‌‌‌‍ ‍‌ ‌​​‍‌‌​ ‌‌‌​​‍‌‌ ‌‍‍ ‌‍‌‌‌ ‍‌​‍‌‌​ ​ ‌​‌​​‍‌‌​ ​ ‌​‌​​‍‌‌​ ​‍​ ​‍‌‍​‍​ ‍‌​ ​‌‌‍​‍​ ‍​​ ‌‍​ ​‌​ ‍​​ ‌​​ ​‍​ ‌‌​ ‍​​‍‌‌​ ​‍​ ​‍​‍‌‌​ ‌‌‌​‌​​‍ ‍‌‍​ ‌‍‍​‌‍‍‌‌‍ ​‌‍‌​‌ ​‍‌‍‌‌‌‍ ‍​‍‌‌​ ‌‌‌​​‍‌‌ ‌‍‍ ‌‍‌‌‌ ‍‌​‍‌‌​ ​ ‌​‌​​‍‌‌​ ​ ‌​‌​​‍‌‌​ ​‍​ ​‍​ ​‌​ ​ ​ ​​​ ​​​ ‍​‌‍‌‌​ ​‍‌‍‌‌​ ‌‌​ ‌ ​ ​ ​ ‍​​‍‌‌​ ​‍​ ​‍​‍‌‌​ ‌‌‌​‌​​‍ ‍‌ ‌​‌‍‌‌‌ ‍​‌ ‌​​ ‌‍​‍‌‍​‌‌ ​ ‌‍‌‌‌‌‌‌‌ ​‍‌‍ ​​ ‌​‍‌‌​ ​‍‌​‌‍‌ ​ ‌ ‌​‌ ‌‌‌‍‌​‌‍‍‌‌‍ ​‍‌‍‌‍‍‌‌‍‌​​ ‌‌‍‌‍​ ​‍​ ​‌‌‍​‍​ ​ ​ ‌‍​ ‌‍​ ​‌​‍ ‌​ ​‌‌‍‌‌​ ‍​​ ‌ ​‍ ‌​ ‌​‌‍‌‌​ ‌​‌‍‌​​‍ ‌​ ‍‌​ ‍‌​ ‌​‌‍‌‍​‍ ‌‌‍​‍‌‍‌​​ ‍‌​ ​‌​ ​‍​ ​‍​ ‌​​ ​‌​ ‌ ‌‍​ ‌‍‌​​ ​‌​‍‌‍‌ ‌​‌ ‍‌‌ ​​‌‍‌‌​ ‌‌ ​​‌ ​‍‌‍ ‌‍‍‍‌‍‌‌‌‍​ ‌ ‌​​‍‌‍‌ ​​‌‍​‌‌ ‌​‌‍‍​​ ‌‌‍​ ‌ ‌‌‌ ​ ‌ ‌​‌‍ ‌‍ ‌‌‌​ ‌‍‌‌‌‍​ ‌ ‌​‌‍‍‌‌‍ ‌‍ ‍‌ ​ ​‍‌‌​ ‌‌‌​​‍‌‌ ‌‍‍ ‌‍‌‌‌ ‍‌​‍‌‌​ ​ ‌​‌​​‍‌‌​ ​ ‌​‌​​‍‌‌​ ​‍​ ​‍‌‍‌​​ ​‌​ ‌‌​ ​​​ ‌ ‌‍‌​​ ​ ​ ​ ‌‍‌​‌‍‌​​ ​‌‌‍​‍​‍‌‌​ ​‍​ ​‍​‍‌‌​ ‌‌‌​‌​​‍ ‍‌‍​ ‌‍ ‌‍ ‍‌ ‌​‌‍‌‌‌‍ ‍‌ ‌​​‍‌‌​ ‌‌‌​​‍‌‌ ‌‍‍ ‌‍‌‌‌ ‍‌​‍‌‌​ ​ ‌​‌​​‍‌‌​ ​ ‌​‌​​‍‌‌​ ​‍​ ​‍‌‍​‍​ ‍‌​ ​‌‌‍​‍​ ‍​​ ‌‍​ ​‌​ ‍​​ ‌​​ ​‍​ ‌‌​ ‍​​‍‌‌​ ​‍​ ​‍​‍‌‌​ ‌‌‌​‌​​‍ ‍‌‍​ ‌‍‍​‌‍‍‌‌‍ ​‌‍‌​‌ ​‍‌‍‌‌‌‍ ‍​‍‌‌​ ‌‌‌​​‍‌‌ ‌‍‍ ‌‍‌‌‌ ‍‌​‍‌‌​ ​ ‌​‌​​‍‌‌​ ​ ‌​‌​​‍‌‌​ ​‍​ ​‍​ ​‌​ ​ ​ ​​​ ​​​ ‍​‌‍‌‌​ ​‍‌‍‌‌​ ‌‌​ ‌ ​ ​ ​ ‍​​‍‌‌​ ​‍​ ​‍​‍‌‌​ ‌‌‌​‌​​‍ ‍‌ ‌​‌‍‌‌‌ ‍​‌ ‌​​‍‌‍‌ ​​‌‍‌‌‌ ​‍‌ ​ ‌ ​​‌‍‌‌‌‍​ ‌ ‌​‌‍‍‌‌ ‌‍‌‍‌‌​ ‌‌ ​​‌ ‌‌‌‍​‍‌‍ ​‌‍‍‌‌ ​ ‌‍‍​‌‍‌‌‌‍‌​​‍​‍‌ ‌
Focus on "Why"​​​​‌ ‍ ​‍​‍‌‍ ‌ ​‍‌‍‍‌‌‍‌ ‌‍‍‌‌‍ ‍​‍​‍​ ‍‍​‍​‍‌ ​ ‌‍​‌‌‍ ‍‌‍‍‌‌ ‌​‌ ‍‌​‍ ‍‌‍‍‌‌‍ ​‍​‍​‍ ​​‍​‍‌‍‍​‌ ​‍‌‍‌‌‌‍‌‍​‍​‍​ ‍‍​‍​‍​‍ ‌ ​ ‌ ‌​‌ ‌‌‌‍‌​‌‍‍‌‌‍ ​‍ ‌‍‍‌‌‍ ‍‌ ‌​‌‍‌‌‌‍ ‍‌ ‌​​‍ ‌‍‌‌‌‍‌​‌‍‍‌‌ ‌​​‍ ‌‍ ‌‌‍ ‌‍‌​‌‍‌‌​ ‌‌ ​​‌ ​‍‌‍‌‌‌ ​ ‌‍‌‌‌‍ ‍‌ ‌​‌‍​‌‌ ‌​‌‍‍‌‌‍ ‌‍ ‍​ ‍ ‌‍‍‌‌‍‌​​ ‌‌‍‌‍​ ​‍​ ​‌‌‍​‍​ ​ ​ ‌‍​ ‌‍​ ​‌​‍ ‌​ ​‌‌‍‌‌​ ‍​​ ‌ ​‍ ‌​ ‌​‌‍‌‌​ ‌​‌‍‌​​‍ ‌​ ‍‌​ ‍‌​ ‌​‌‍‌‍​‍ ‌‌‍​‍‌‍‌​​ ‍‌​ ​‌​ ​‍​ ​‍​ ‌​​ ​‌​ ‌ ‌‍​ ‌‍‌​​ ​‌​ ‍ ‌ ‌​‌ ‍‌‌ ​​‌‍‌‌​ ‌‌ ​​‌ ​‍‌‍ ‌‍‍‍‌‍‌‌‌‍​ ‌ ‌​​ ‍ ‌ ​​‌‍​‌‌ ‌​‌‍‍​​ ‌‌‍​ ‌ ‌‌‌ ​ ‌ ‌​‌‍ ‌‍ ‌‌‌​ ‌‍‌‌‌‍​ ‌ ‌​‌‍‍‌‌‍ ‌‍ ‍‌ ​ ​‍‌‌​ ‌‌‌​​‍‌‌ ‌‍‍ ‌‍‌‌‌ ‍‌​‍‌‌​ ​ ‌​‌​​‍‌‌​ ​ ‌​‌​​‍‌‌​ ​‍​ ​‍‌‍‌​​ ​‌​ ‌‌​ ​​​ ‌ ‌‍‌​​ ​ ​ ​ ‌‍‌​‌‍‌​​ ​‌‌‍​‍​‍‌‌​ ​‍​ ​‍​‍‌‌​ ‌‌‌​‌​​‍ ‍‌‍​ ‌‍ ‌‍ ‍‌ ‌​‌‍‌‌‌‍ ‍‌ ‌​​‍‌‌​ ‌‌‌​​‍‌‌ ‌‍‍ ‌‍‌‌‌ ‍‌​‍‌‌​ ​ ‌​‌​​‍‌‌​ ​ ‌​‌​​‍‌‌​ ​‍​ ​‍‌‍‌‍​ ​​​ ​‌‌‍​ ‌‍‌‍​ ‌‌​ ​‌‌‍‌‍​ ​​​ ‌ ‌‍​‌​ ​​​‍‌‌​ ​‍​ ​‍​‍‌‌​ ‌‌‌​‌​​‍ ‍‌‍​ ‌‍‍​‌‍‍‌‌‍ ​‌‍‌​‌ ​‍‌‍‌‌‌‍ ‍​‍‌‌​ ‌‌‌​​‍‌‌ ‌‍‍ ‌‍‌‌‌ ‍‌​‍‌‌​ ​ ‌​‌​​‍‌‌​ ​ ‌​‌​​‍‌‌​ ​‍​ ​‍‌‍‌‍​ ​‌‌‍​‌​ ‍​‌‍​‍‌‍‌‍‌‍‌‌​ ‌‍‌‍‌‍‌‍​ ‌‍‌‌‌‍​‍​‍‌‌​ ​‍​ ​‍​‍‌‌​ ‌‌‌​‌​​‍ ‍‌ ‌​‌‍‌‌‌ ‍​‌ ‌​​ ‌‍​‍‌‍​‌‌ ​ ‌‍‌‌‌‌‌‌‌ ​‍‌‍ ​​ ‌​‍‌‌​ ​‍‌​‌‍‌ ​ ‌ ‌​‌ ‌‌‌‍‌​‌‍‍‌‌‍ ​‍‌‍‌‍‍‌‌‍‌​​ ‌‌‍‌‍​ ​‍​ ​‌‌‍​‍​ ​ ​ ‌‍​ ‌‍​ ​‌​‍ ‌​ ​‌‌‍‌‌​ ‍​​ ‌ ​‍ ‌​ ‌​‌‍‌‌​ ‌​‌‍‌​​‍ ‌​ ‍‌​ ‍‌​ ‌​‌‍‌‍​‍ ‌‌‍​‍‌‍‌​​ ‍‌​ ​‌​ ​‍​ ​‍​ ‌​​ ​‌​ ‌ ‌‍​ ‌‍‌​​ ​‌​‍‌‍‌ ‌​‌ ‍‌‌ ​​‌‍‌‌​ ‌‌ ​​‌ ​‍‌‍ ‌‍‍‍‌‍‌‌‌‍​ ‌ ‌​​‍‌‍‌ ​​‌‍​‌‌ ‌​‌‍‍​​ ‌‌‍​ ‌ ‌‌‌ ​ ‌ ‌​‌‍ ‌‍ ‌‌‌​ ‌‍‌‌‌‍​ ‌ ‌​‌‍‍‌‌‍ ‌‍ ‍‌ ​ ​‍‌‌​ ‌‌‌​​‍‌‌ ‌‍‍ ‌‍‌‌‌ ‍‌​‍‌‌​ ​ ‌​‌​​‍‌‌​ ​ ‌​‌​​‍‌‌​ ​‍​ ​‍‌‍‌​​ ​‌​ ‌‌​ ​​​ ‌ ‌‍‌​​ ​ ​ ​ ‌‍‌​‌‍‌​​ ​‌‌‍​‍​‍‌‌​ ​‍​ ​‍​‍‌‌​ ‌‌‌​‌​​‍ ‍‌‍​ ‌‍ ‌‍ ‍‌ ‌​‌‍‌‌‌‍ ‍‌ ‌​​‍‌‌​ ‌‌‌​​‍‌‌ ‌‍‍ ‌‍‌‌‌ ‍‌​‍‌‌​ ​ ‌​‌​​‍‌‌​ ​ ‌​‌​​‍‌‌​ ​‍​ ​‍‌‍‌‍​ ​​​ ​‌‌‍​ ‌‍‌‍​ ‌‌​ ​‌‌‍‌‍​ ​​​ ‌ ‌‍​‌​ ​​​‍‌‌​ ​‍​ ​‍​‍‌‌​ ‌‌‌​‌​​‍ ‍‌‍​ ‌‍‍​‌‍‍‌‌‍ ​‌‍‌​‌ ​‍‌‍‌‌‌‍ ‍​‍‌‌​ ‌‌‌​​‍‌‌ ‌‍‍ ‌‍‌‌‌ ‍‌​‍‌‌​ ​ ‌​‌​​‍‌‌​ ​ ‌​‌​​‍‌‌​ ​‍​ ​‍‌‍‌‍​ ​‌‌‍​‌​ ‍​‌‍​‍‌‍‌‍‌‍‌‌​ ‌‍‌‍‌‍‌‍​ ‌‍‌‌‌‍​‍​‍‌‌​ ​‍​ ​‍​‍‌‌​ ‌‌‌​‌​​‍ ‍‌ ‌​‌‍‌‌‌ ‍​‌ ‌​​‍‌‍‌ ​​‌‍‌‌‌ ​‍‌ ​ ‌ ​​‌‍‌‌‌‍​ ‌ ‌​‌‍‍‌‌ ‌‍‌‍‌‌​ ‌‌ ​​‌ ‌‌‌‍​‍‌‍ ​‌‍‍‌‌ ​ ‌‍‍​‌‍‌‌‌‍‌​​‍​‍‌ ‌: Why do we need quantum
computing? What problems can it solve?​​​​‌ ‍ ​‍​‍‌‍ ‌ ​‍‌‍‍‌‌‍‌ ‌‍‍‌‌‍ ‍​‍​‍​ ‍‍​‍​‍‌ ​ ‌‍​‌‌‍ ‍‌‍‍‌‌ ‌​‌ ‍‌​‍ ‍‌‍‍‌‌‍ ​‍​‍​‍ ​​‍​‍‌‍‍​‌ ​‍‌‍‌‌‌‍‌‍​‍​‍​ ‍‍​‍​‍​‍ ‌ ​ ‌ ‌​‌ ‌‌‌‍‌​‌‍‍‌‌‍ ​‍ ‌‍‍‌‌‍ ‍‌ ‌​‌‍‌‌‌‍ ‍‌ ‌​​‍ ‌‍‌‌‌‍‌​‌‍‍‌‌ ‌​​‍ ‌‍ ‌‌‍ ‌‍‌​‌‍‌‌​ ‌‌ ​​‌ ​‍‌‍‌‌‌ ​ ‌‍‌‌‌‍ ‍‌ ‌​‌‍​‌‌ ‌​‌‍‍‌‌‍ ‌‍ ‍​ ‍ ‌‍‍‌‌‍‌​​ ‌‌‍‌‍​ ​‍​ ​‌‌‍​‍​ ​ ​ ‌‍​ ‌‍​ ​‌​‍ ‌​ ​‌‌‍‌‌​ ‍​​ ‌ ​‍ ‌​ ‌​‌‍‌‌​ ‌​‌‍‌​​‍ ‌​ ‍‌​ ‍‌​ ‌​‌‍‌‍​‍ ‌‌‍​‍‌‍‌​​ ‍‌​ ​‌​ ​‍​ ​‍​ ‌​​ ​‌​ ‌ ‌‍​ ‌‍‌​​ ​‌​ ‍ ‌ ‌​‌ ‍‌‌ ​​‌‍‌‌​ ‌‌ ​​‌ ​‍‌‍ ‌‍‍‍‌‍‌‌‌‍​ ‌ ‌​​ ‍ ‌ ​​‌‍​‌‌ ‌​‌‍‍​​ ‌‌‍​ ‌ ‌‌‌ ​ ‌ ‌​‌‍ ‌‍ ‌‌‌​ ‌‍‌‌‌‍​ ‌ ‌​‌‍‍‌‌‍ ‌‍ ‍‌ ​ ​‍‌‌​ ‌‌‌​​‍‌‌ ‌‍‍ ‌‍‌‌‌ ‍‌​‍‌‌​ ​ ‌​‌​​‍‌‌​ ​ ‌​‌​​‍‌‌​ ​‍​ ​‍‌‍‌​​ ​‌​ ‌‌​ ​​​ ‌ ‌‍‌​​ ​ ​ ​ ‌‍‌​‌‍‌​​ ​‌‌‍​‍​‍‌‌​ ​‍​ ​‍​‍‌‌​ ‌‌‌​‌​​‍ ‍‌‍​ ‌‍ ‌‍ ‍‌ ‌​‌‍‌‌‌‍ ‍‌ ‌​​‍‌‌​ ‌‌‌​​‍‌‌ ‌‍‍ ‌‍‌‌‌ ‍‌​‍‌‌​ ​ ‌​‌​​‍‌‌​ ​ ‌​‌​​‍‌‌​ ​‍​ ​‍‌‍‌‍​ ​​​ ​‌‌‍​ ‌‍‌‍​ ‌‌​ ​‌‌‍‌‍​ ​​​ ‌ ‌‍​‌​ ​​​‍‌‌​ ​‍​ ​‍​‍‌‌​ ‌‌‌​‌​​‍ ‍‌‍​ ‌‍‍​‌‍‍‌‌‍ ​‌‍‌​‌ ​‍‌‍‌‌‌‍ ‍​‍‌‌​ ‌‌‌​​‍‌‌ ‌‍‍ ‌‍‌‌‌ ‍‌​‍‌‌​ ​ ‌​‌​​‍‌‌​ ​ ‌​‌​​‍‌‌​ ​‍​ ​‍‌‍​ ‌‍‌‌‌‍​‍​ ‌‌​ ‌‍‌‍​ ‌‍​‍‌‍​ ‌‍‌​‌‍‌‌‌‍‌‌‌‍​ ​‍‌‌​ ​‍​ ​‍​‍‌‌​ ‌‌‌​‌​​‍ ‍‌ ‌​‌‍‌‌‌ ‍​‌ ‌​​ ‌‍​‍‌‍​‌‌ ​ ‌‍‌‌‌‌‌‌‌ ​‍‌‍ ​​ ‌​‍‌‌​ ​‍‌​‌‍‌ ​ ‌ ‌​‌ ‌‌‌‍‌​‌‍‍‌‌‍ ​‍‌‍‌‍‍‌‌‍‌​​ ‌‌‍‌‍​ ​‍​ ​‌‌‍​‍​ ​ ​ ‌‍​ ‌‍​ ​‌​‍ ‌​ ​‌‌‍‌‌​ ‍​​ ‌ ​‍ ‌​ ‌​‌‍‌‌​ ‌​‌‍‌​​‍ ‌​ ‍‌​ ‍‌​ ‌​‌‍‌‍​‍ ‌‌‍​‍‌‍‌​​ ‍‌​ ​‌​ ​‍​ ​‍​ ‌​​ ​‌​ ‌ ‌‍​ ‌‍‌​​ ​‌​‍‌‍‌ ‌​‌ ‍‌‌ ​​‌‍‌‌​ ‌‌ ​​‌ ​‍‌‍ ‌‍‍‍‌‍‌‌‌‍​ ‌ ‌​​‍‌‍‌ ​​‌‍​‌‌ ‌​‌‍‍​​ ‌‌‍​ ‌ ‌‌‌ ​ ‌ ‌​‌‍ ‌‍ ‌‌‌​ ‌‍‌‌‌‍​ ‌ ‌​‌‍‍‌‌‍ ‌‍ ‍‌ ​ ​‍‌‌​ ‌‌‌​​‍‌‌ ‌‍‍ ‌‍‌‌‌ ‍‌​‍‌‌​ ​ ‌​‌​​‍‌‌​ ​ ‌​‌​​‍‌‌​ ​‍​ ​‍‌‍‌​​ ​‌​ ‌‌​ ​​​ ‌ ‌‍‌​​ ​ ​ ​ ‌‍‌​‌‍‌​​ ​‌‌‍​‍​‍‌‌​ ​‍​ ​‍​‍‌‌​ ‌‌‌​‌​​‍ ‍‌‍​ ‌‍ ‌‍ ‍‌ ‌​‌‍‌‌‌‍ ‍‌ ‌​​‍‌‌​ ‌‌‌​​‍‌‌ ‌‍‍ ‌‍‌‌‌ ‍‌​‍‌‌​ ​ ‌​‌​​‍‌‌​ ​ ‌​‌​​‍‌‌​ ​‍​ ​‍‌‍‌‍​ ​​​ ​‌‌‍​ ‌‍‌‍​ ‌‌​ ​‌‌‍‌‍​ ​​​ ‌ ‌‍​‌​ ​​​‍‌‌​ ​‍​ ​‍​‍‌‌​ ‌‌‌​‌​​‍ ‍‌‍​ ‌‍‍​‌‍‍‌‌‍ ​‌‍‌​‌ ​‍‌‍‌‌‌‍ ‍​‍‌‌​ ‌‌‌​​‍‌‌ ‌‍‍ ‌‍‌‌‌ ‍‌​‍‌‌​ ​ ‌​‌​​‍‌‌​ ​ ‌​‌​​‍‌‌​ ​‍​ ​‍‌‍​ ‌‍‌‌‌‍​‍​ ‌‌​ ‌‍‌‍​ ‌‍​‍‌‍​ ‌‍‌​‌‍‌‌‌‍‌‌‌‍​ ​‍‌‌​ ​‍​ ​‍​‍‌‌​ ‌‌‌​‌​​‍ ‍‌ ‌​‌‍‌‌‌ ‍​‌ ‌​​‍‌‍‌ ​​‌‍‌‌‌ ​‍‌ ​ ‌ ​​‌‍‌‌‌‍​ ‌ ‌​‌‍‍‌‌ ‌‍‌‍‌‌​ ‌‌ ​​‌ ‌‌‌‍​‍‌‍ ​‌‍‍‌‌ ​ ‌‍‍​‌‍‌‌‌‍‌​​‍​‍‌ ‌
Hands-On (Virtually)​​​​‌ ‍ ​‍​‍‌‍ ‌ ​‍‌‍‍‌‌‍‌ ‌‍‍‌‌‍ ‍​‍​‍​ ‍‍​‍​‍‌ ​ ‌‍​‌‌‍ ‍‌‍‍‌‌ ‌​‌ ‍‌​‍ ‍‌‍‍‌‌‍ ​‍​‍​‍ ​​‍​‍‌‍‍​‌ ​‍‌‍‌‌‌‍‌‍​‍​‍​ ‍‍​‍​‍​‍ ‌ ​ ‌ ‌​‌ ‌‌‌‍‌​‌‍‍‌‌‍ ​‍ ‌‍‍‌‌‍ ‍‌ ‌​‌‍‌‌‌‍ ‍‌ ‌​​‍ ‌‍‌‌‌‍‌​‌‍‍‌‌ ‌​​‍ ‌‍ ‌‌‍ ‌‍‌​‌‍‌‌​ ‌‌ ​​‌ ​‍‌‍‌‌‌ ​ ‌‍‌‌‌‍ ‍‌ ‌​‌‍​‌‌ ‌​‌‍‍‌‌‍ ‌‍ ‍​ ‍ ‌‍‍‌‌‍‌​​ ‌‌‍‌‍​ ​‍​ ​‌‌‍​‍​ ​ ​ ‌‍​ ‌‍​ ​‌​‍ ‌​ ​‌‌‍‌‌​ ‍​​ ‌ ​‍ ‌​ ‌​‌‍‌‌​ ‌​‌‍‌​​‍ ‌​ ‍‌​ ‍‌​ ‌​‌‍‌‍​‍ ‌‌‍​‍‌‍‌​​ ‍‌​ ​‌​ ​‍​ ​‍​ ‌​​ ​‌​ ‌ ‌‍​ ‌‍‌​​ ​‌​ ‍ ‌ ‌​‌ ‍‌‌ ​​‌‍‌‌​ ‌‌ ​​‌ ​‍‌‍ ‌‍‍‍‌‍‌‌‌‍​ ‌ ‌​​ ‍ ‌ ​​‌‍​‌‌ ‌​‌‍‍​​ ‌‌‍​ ‌ ‌‌‌ ​ ‌ ‌​‌‍ ‌‍ ‌‌‌​ ‌‍‌‌‌‍​ ‌ ‌​‌‍‍‌‌‍ ‌‍ ‍‌ ​ ​‍‌‌​ ‌‌‌​​‍‌‌ ‌‍‍ ‌‍‌‌‌ ‍‌​‍‌‌​ ​ ‌​‌​​‍‌‌​ ​ ‌​‌​​‍‌‌​ ​‍​ ​‍‌‍‌​​ ​‌​ ‌‌​ ​​​ ‌ ‌‍‌​​ ​ ​ ​ ‌‍‌​‌‍‌​​ ​‌‌‍​‍​‍‌‌​ ​‍​ ​‍​‍‌‌​ ‌‌‌​‌​​‍ ‍‌‍​ ‌‍ ‌‍ ‍‌ ‌​‌‍‌‌‌‍ ‍‌ ‌​​‍‌‌​ ‌‌‌​​‍‌‌ ‌‍‍ ‌‍‌‌‌ ‍‌​‍‌‌​ ​ ‌​‌​​‍‌‌​ ​ ‌​‌​​‍‌‌​ ​‍​ ​‍‌‍‌‍‌‍​ ‌‍‌‌‌‍​‍​ ​‌‌‍​‍‌‍‌‌​ ​‌‌‍​‍​ ‌​​ ​ ‌‍​‍​‍‌‌​ ​‍​ ​‍​‍‌‌​ ‌‌‌​‌​​‍ ‍‌‍​ ‌‍‍​‌‍‍‌‌‍ ​‌‍‌​‌ ​‍‌‍‌‌‌‍ ‍​‍‌‌​ ‌‌‌​​‍‌‌ ‌‍‍ ‌‍‌‌‌ ‍‌​‍‌‌​ ​ ‌​‌​​‍‌‌​ ​ ‌​‌​​‍‌‌​ ​‍​ ​‍​ ‌​​ ‌ ​ ‌‌‌‍‌‍​ ‍​​ ‍‌‌‍‌‌​ ‌​​ ‍‌​ ‌‍​ ‌ ​ ​‍​‍‌‌​ ​‍​ ​‍​‍‌‌​ ‌‌‌​‌​​‍ ‍‌ ‌​‌‍‌‌‌ ‍​‌ ‌​​ ‌‍​‍‌‍​‌‌ ​ ‌‍‌‌‌‌‌‌‌ ​‍‌‍ ​​ ‌​‍‌‌​ ​‍‌​‌‍‌ ​ ‌ ‌​‌ ‌‌‌‍‌​‌‍‍‌‌‍ ​‍‌‍‌‍‍‌‌‍‌​​ ‌‌‍‌‍​ ​‍​ ​‌‌‍​‍​ ​ ​ ‌‍​ ‌‍​ ​‌​‍ ‌​ ​‌‌‍‌‌​ ‍​​ ‌ ​‍ ‌​ ‌​‌‍‌‌​ ‌​‌‍‌​​‍ ‌​ ‍‌​ ‍‌​ ‌​‌‍‌‍​‍ ‌‌‍​‍‌‍‌​​ ‍‌​ ​‌​ ​‍​ ​‍​ ‌​​ ​‌​ ‌ ‌‍​ ‌‍‌​​ ​‌​‍‌‍‌ ‌​‌ ‍‌‌ ​​‌‍‌‌​ ‌‌ ​​‌ ​‍‌‍ ‌‍‍‍‌‍‌‌‌‍​ ‌ ‌​​‍‌‍‌ ​​‌‍​‌‌ ‌​‌‍‍​​ ‌‌‍​ ‌ ‌‌‌ ​ ‌ ‌​‌‍ ‌‍ ‌‌‌​ ‌‍‌‌‌‍​ ‌ ‌​‌‍‍‌‌‍ ‌‍ ‍‌ ​ ​‍‌‌​ ‌‌‌​​‍‌‌ ‌‍‍ ‌‍‌‌‌ ‍‌​‍‌‌​ ​ ‌​‌​​‍‌‌​ ​ ‌​‌​​‍‌‌​ ​‍​ ​‍‌‍‌​​ ​‌​ ‌‌​ ​​​ ‌ ‌‍‌​​ ​ ​ ​ ‌‍‌​‌‍‌​​ ​‌‌‍​‍​‍‌‌​ ​‍​ ​‍​‍‌‌​ ‌‌‌​‌​​‍ ‍‌‍​ ‌‍ ‌‍ ‍‌ ‌​‌‍‌‌‌‍ ‍‌ ‌​​‍‌‌​ ‌‌‌​​‍‌‌ ‌‍‍ ‌‍‌‌‌ ‍‌​‍‌‌​ ​ ‌​‌​​‍‌‌​ ​ ‌​‌​​‍‌‌​ ​‍​ ​‍‌‍‌‍‌‍​ ‌‍‌‌‌‍​‍​ ​‌‌‍​‍‌‍‌‌​ ​‌‌‍​‍​ ‌​​ ​ ‌‍​‍​‍‌‌​ ​‍​ ​‍​‍‌‌​ ‌‌‌​‌​​‍ ‍‌‍​ ‌‍‍​‌‍‍‌‌‍ ​‌‍‌​‌ ​‍‌‍‌‌‌‍ ‍​‍‌‌​ ‌‌‌​​‍‌‌ ‌‍‍ ‌‍‌‌‌ ‍‌​‍‌‌​ ​ ‌​‌​​‍‌‌​ ​ ‌​‌​​‍‌‌​ ​‍​ ​‍​ ‌​​ ‌ ​ ‌‌‌‍‌‍​ ‍​​ ‍‌‌‍‌‌​ ‌​​ ‍‌​ ‌‍​ ‌ ​ ​‍​‍‌‌​ ​‍​ ​‍​‍‌‌​ ‌‌‌​‌​​‍ ‍‌ ‌​‌‍‌‌‌ ‍​‌ ‌​​‍‌‍‌ ​​‌‍‌‌‌ ​‍‌ ​ ‌ ​​‌‍‌‌‌‍​ ‌ ‌​‌‍‍‌‌ ‌‍‌‍‌‌​ ‌‌ ​​‌ ‌‌‌‍​‍‌‍ ​‌‍‍‌‌ ​ ‌‍‍​‌‍‌‌‌‍‌​​‍​‍‌ ‌: Incorporate simple quantum
circuit simulators for demos.​​​​‌ ‍ ​‍​‍‌‍ ‌ ​‍‌‍‍‌‌‍‌ ‌‍‍‌‌‍ ‍​‍​‍​ ‍‍​‍​‍‌ ​ ‌‍​‌‌‍ ‍‌‍‍‌‌ ‌​‌ ‍‌​‍ ‍‌‍‍‌‌‍ ​‍​‍​‍ ​​‍​‍‌‍‍​‌ ​‍‌‍‌‌‌‍‌‍​‍​‍​ ‍‍​‍​‍​‍ ‌ ​ ‌ ‌​‌ ‌‌‌‍‌​‌‍‍‌‌‍ ​‍ ‌‍‍‌‌‍ ‍‌ ‌​‌‍‌‌‌‍ ‍‌ ‌​​‍ ‌‍‌‌‌‍‌​‌‍‍‌‌ ‌​​‍ ‌‍ ‌‌‍ ‌‍‌​‌‍‌‌​ ‌‌ ​​‌ ​‍‌‍‌‌‌ ​ ‌‍‌‌‌‍ ‍‌ ‌​‌‍​‌‌ ‌​‌‍‍‌‌‍ ‌‍ ‍​ ‍ ‌‍‍‌‌‍‌​​ ‌‌‍‌‍​ ​‍​ ​‌‌‍​‍​ ​ ​ ‌‍​ ‌‍​ ​‌​‍ ‌​ ​‌‌‍‌‌​ ‍​​ ‌ ​‍ ‌​ ‌​‌‍‌‌​ ‌​‌‍‌​​‍ ‌​ ‍‌​ ‍‌​ ‌​‌‍‌‍​‍ ‌‌‍​‍‌‍‌​​ ‍‌​ ​‌​ ​‍​ ​‍​ ‌​​ ​‌​ ‌ ‌‍​ ‌‍‌​​ ​‌​ ‍ ‌ ‌​‌ ‍‌‌ ​​‌‍‌‌​ ‌‌ ​​‌ ​‍‌‍ ‌‍‍‍‌‍‌‌‌‍​ ‌ ‌​​ ‍ ‌ ​​‌‍​‌‌ ‌​‌‍‍​​ ‌‌‍​ ‌ ‌‌‌ ​ ‌ ‌​‌‍ ‌‍ ‌‌‌​ ‌‍‌‌‌‍​ ‌ ‌​‌‍‍‌‌‍ ‌‍ ‍‌ ​ ​‍‌‌​ ‌‌‌​​‍‌‌ ‌‍‍ ‌‍‌‌‌ ‍‌​‍‌‌​ ​ ‌​‌​​‍‌‌​ ​ ‌​‌​​‍‌‌​ ​‍​ ​‍‌‍‌​​ ​‌​ ‌‌​ ​​​ ‌ ‌‍‌​​ ​ ​ ​ ‌‍‌​‌‍‌​​ ​‌‌‍​‍​‍‌‌​ ​‍​ ​‍​‍‌‌​ ‌‌‌​‌​​‍ ‍‌‍​ ‌‍ ‌‍ ‍‌ ‌​‌‍‌‌‌‍ ‍‌ ‌​​‍‌‌​ ‌‌‌​​‍‌‌ ‌‍‍ ‌‍‌‌‌ ‍‌​‍‌‌​ ​ ‌​‌​​‍‌‌​ ​ ‌​‌​​‍‌‌​ ​‍​ ​‍‌‍‌‍‌‍​ ‌‍‌‌‌‍​‍​ ​‌‌‍​‍‌‍‌‌​ ​‌‌‍​‍​ ‌​​ ​ ‌‍​‍​‍‌‌​ ​‍​ ​‍​‍‌‌​ ‌‌‌​‌​​‍ ‍‌‍​ ‌‍‍​‌‍‍‌‌‍ ​‌‍‌​‌ ​‍‌‍‌‌‌‍ ‍​‍‌‌​ ‌‌‌​​‍‌‌ ‌‍‍ ‌‍‌‌‌ ‍‌​‍‌‌​ ​ ‌​‌​​‍‌‌​ ​ ‌​‌​​‍‌‌​ ​‍​ ​‍​ ‌​​ ​‍​ ​​​ ​‍‌‍​ ​ ‍​​ ​ ‌‍‌‌​ ​​​ ‌‍​ ​‌‌‍‌‍​‍‌‌​ ​‍​ ​‍​‍‌‌​ ‌‌‌​‌​​‍ ‍‌ ‌​‌‍‌‌‌ ‍​‌ ‌​​ ‌‍​‍‌‍​‌‌ ​ ‌‍‌‌‌‌‌‌‌ ​‍‌‍ ​​ ‌​‍‌‌​ ​‍‌​‌‍‌ ​ ‌ ‌​‌ ‌‌‌‍‌​‌‍‍‌‌‍ ​‍‌‍‌‍‍‌‌‍‌​​ ‌‌‍‌‍​ ​‍​ ​‌‌‍​‍​ ​ ​ ‌‍​ ‌‍​ ​‌​‍ ‌​ ​‌‌‍‌‌​ ‍​​ ‌ ​‍ ‌​ ‌​‌‍‌‌​ ‌​‌‍‌​​‍ ‌​ ‍‌​ ‍‌​ ‌​‌‍‌‍​‍ ‌‌‍​‍‌‍‌​​ ‍‌​ ​‌​ ​‍​ ​‍​ ‌​​ ​‌​ ‌ ‌‍​ ‌‍‌​​ ​‌​‍‌‍‌ ‌​‌ ‍‌‌ ​​‌‍‌‌​ ‌‌ ​​‌ ​‍‌‍ ‌‍‍‍‌‍‌‌‌‍​ ‌ ‌​​‍‌‍‌ ​​‌‍​‌‌ ‌​‌‍‍​​ ‌‌‍​ ‌ ‌‌‌ ​ ‌ ‌​‌‍ ‌‍ ‌‌‌​ ‌‍‌‌‌‍​ ‌ ‌​‌‍‍‌‌‍ ‌‍ ‍‌ ​ ​‍‌‌​ ‌‌‌​​‍‌‌ ‌‍‍ ‌‍‌‌‌ ‍‌​‍‌‌​ ​ ‌​‌​​‍‌‌​ ​ ‌​‌​​‍‌‌​ ​‍​ ​‍‌‍‌​​ ​‌​ ‌‌​ ​​​ ‌ ‌‍‌​​ ​ ​ ​ ‌‍‌​‌‍‌​​ ​‌‌‍​‍​‍‌‌​ ​‍​ ​‍​‍‌‌​ ‌‌‌​‌​​‍ ‍‌‍​ ‌‍ ‌‍ ‍‌ ‌​‌‍‌‌‌‍ ‍‌ ‌​​‍‌‌​ ‌‌‌​​‍‌‌ ‌‍‍ ‌‍‌‌‌ ‍‌​‍‌‌​ ​ ‌​‌​​‍‌‌​ ​ ‌​‌​​‍‌‌​ ​‍​ ​‍‌‍‌‍‌‍​ ‌‍‌‌‌‍​‍​ ​‌‌‍​‍‌‍‌‌​ ​‌‌‍​‍​ ‌​​ ​ ‌‍​‍​‍‌‌​ ​‍​ ​‍​‍‌‌​ ‌‌‌​‌​​‍ ‍‌‍​ ‌‍‍​‌‍‍‌‌‍ ​‌‍‌​‌ ​‍‌‍‌‌‌‍ ‍​‍‌‌​ ‌‌‌​​‍‌‌ ‌‍‍ ‌‍‌‌‌ ‍‌​‍‌‌​ ​ ‌​‌​​‍‌‌​ ​ ‌​‌​​‍‌‌​ ​‍​ ​‍​ ‌​​ ​‍​ ​​​ ​‍‌‍​ ​ ‍​​ ​ ‌‍‌‌​ ​​​ ‌‍​ ​‌‌‍‌‍​‍‌‌​ ​‍​ ​‍​‍‌‌​ ‌‌‌​‌​​‍ ‍‌ ‌​‌‍‌‌‌ ‍​‌ ‌​​‍‌‍‌ ​​‌‍‌‌‌ ​‍‌ ​ ‌ ​​‌‍‌‌‌‍​ ‌ ‌​‌‍‍‌‌ ‌‍‌‍‌‌​ ‌‌ ​​‌ ‌‌‌‍​‍‌‍ ​‌‍‍‌‌ ​ ‌‍‍​‌‍‌‌‌‍‌​​‍​‍‌ ‌
Manage Expectations​​​​‌ ‍ ​‍​‍‌‍ ‌ ​‍‌‍‍‌‌‍‌ ‌‍‍‌‌‍ ‍​‍​‍​ ‍‍​‍​‍‌ ​ ‌‍​‌‌‍ ‍‌‍‍‌‌ ‌​‌ ‍‌​‍ ‍‌‍‍‌‌‍ ​‍​‍​‍ ​​‍​‍‌‍‍​‌ ​‍‌‍‌‌‌‍‌‍​‍​‍​ ‍‍​‍​‍​‍ ‌ ​ ‌ ‌​‌ ‌‌‌‍‌​‌‍‍‌‌‍ ​‍ ‌‍‍‌‌‍ ‍‌ ‌​‌‍‌‌‌‍ ‍‌ ‌​​‍ ‌‍‌‌‌‍‌​‌‍‍‌‌ ‌​​‍ ‌‍ ‌‌‍ ‌‍‌​‌‍‌‌​ ‌‌ ​​‌ ​‍‌‍‌‌‌ ​ ‌‍‌‌‌‍ ‍‌ ‌​‌‍​‌‌ ‌​‌‍‍‌‌‍ ‌‍ ‍​ ‍ ‌‍‍‌‌‍‌​​ ‌‌‍‌‍​ ​‍​ ​‌‌‍​‍​ ​ ​ ‌‍​ ‌‍​ ​‌​‍ ‌​ ​‌‌‍‌‌​ ‍​​ ‌ ​‍ ‌​ ‌​‌‍‌‌​ ‌​‌‍‌​​‍ ‌​ ‍‌​ ‍‌​ ‌​‌‍‌‍​‍ ‌‌‍​‍‌‍‌​​ ‍‌​ ​‌​ ​‍​ ​‍​ ‌​​ ​‌​ ‌ ‌‍​ ‌‍‌​​ ​‌​ ‍ ‌ ‌​‌ ‍‌‌ ​​‌‍‌‌​ ‌‌ ​​‌ ​‍‌‍ ‌‍‍‍‌‍‌‌‌‍​ ‌ ‌​​ ‍ ‌ ​​‌‍​‌‌ ‌​‌‍‍​​ ‌‌‍​ ‌ ‌‌‌ ​ ‌ ‌​‌‍ ‌‍ ‌‌‌​ ‌‍‌‌‌‍​ ‌ ‌​‌‍‍‌‌‍ ‌‍ ‍‌ ​ ​‍‌‌​ ‌‌‌​​‍‌‌ ‌‍‍ ‌‍‌‌‌ ‍‌​‍‌‌​ ​ ‌​‌​​‍‌‌​ ​ ‌​‌​​‍‌‌​ ​‍​ ​‍‌‍‌​​ ​‌​ ‌‌​ ​​​ ‌ ‌‍‌​​ ​ ​ ​ ‌‍‌​‌‍‌​​ ​‌‌‍​‍​‍‌‌​ ​‍​ ​‍​‍‌‌​ ‌‌‌​‌​​‍ ‍‌‍​ ‌‍ ‌‍ ‍‌ ‌​‌‍‌‌‌‍ ‍‌ ‌​​‍‌‌​ ‌‌‌​​‍‌‌ ‌‍‍ ‌‍‌‌‌ ‍‌​‍‌‌​ ​ ‌​‌​​‍‌‌​ ​ ‌​‌​​‍‌‌​ ​‍​ ​‍​ ‍​‌‍‌‌‌‍‌​​ ‌​‌‍​ ​ ‌​​ ‌ ‌‍‌‌​ ‌​​ ‍‌​ ​ ​ ‌‍​‍‌‌​ ​‍​ ​‍​‍‌‌​ ‌‌‌​‌​​‍ ‍‌‍​ ‌‍‍​‌‍‍‌‌‍ ​‌‍‌​‌ ​‍‌‍‌‌‌‍ ‍​‍‌‌​ ‌‌‌​​‍‌‌ ‌‍‍ ‌‍‌‌‌ ‍‌​‍‌‌​ ​ ‌​‌​​‍‌‌​ ​ ‌​‌​​‍‌‌​ ​‍​ ​‍‌‍‌‌​ ‌​‌‍​ ‌‍‌‌​ ‍‌​ ​ ​ ​ ​ ‌ ​ ‍​​ ‍​‌‍​‌​ ​‍​‍‌‌​ ​‍​ ​‍​‍‌‌​ ‌‌‌​‌​​‍ ‍‌ ‌​‌‍‌‌‌ ‍​‌ ‌​​ ‌‍​‍‌‍​‌‌ ​ ‌‍‌‌‌‌‌‌‌ ​‍‌‍ ​​ ‌​‍‌‌​ ​‍‌​‌‍‌ ​ ‌ ‌​‌ ‌‌‌‍‌​‌‍‍‌‌‍ ​‍‌‍‌‍‍‌‌‍‌​​ ‌‌‍‌‍​ ​‍​ ​‌‌‍​‍​ ​ ​ ‌‍​ ‌‍​ ​‌​‍ ‌​ ​‌‌‍‌‌​ ‍​​ ‌ ​‍ ‌​ ‌​‌‍‌‌​ ‌​‌‍‌​​‍ ‌​ ‍‌​ ‍‌​ ‌​‌‍‌‍​‍ ‌‌‍​‍‌‍‌​​ ‍‌​ ​‌​ ​‍​ ​‍​ ‌​​ ​‌​ ‌ ‌‍​ ‌‍‌​​ ​‌​‍‌‍‌ ‌​‌ ‍‌‌ ​​‌‍‌‌​ ‌‌ ​​‌ ​‍‌‍ ‌‍‍‍‌‍‌‌‌‍​ ‌ ‌​​‍‌‍‌ ​​‌‍​‌‌ ‌​‌‍‍​​ ‌‌‍​ ‌ ‌‌‌ ​ ‌ ‌​‌‍ ‌‍ ‌‌‌​ ‌‍‌‌‌‍​ ‌ ‌​‌‍‍‌‌‍ ‌‍ ‍‌ ​ ​‍‌‌​ ‌‌‌​​‍‌‌ ‌‍‍ ‌‍‌‌‌ ‍‌​‍‌‌​ ​ ‌​‌​​‍‌‌​ ​ ‌​‌​​‍‌‌​ ​‍​ ​‍‌‍‌​​ ​‌​ ‌‌​ ​​​ ‌ ‌‍‌​​ ​ ​ ​ ‌‍‌​‌‍‌​​ ​‌‌‍​‍​‍‌‌​ ​‍​ ​‍​‍‌‌​ ‌‌‌​‌​​‍ ‍‌‍​ ‌‍ ‌‍ ‍‌ ‌​‌‍‌‌‌‍ ‍‌ ‌​​‍‌‌​ ‌‌‌​​‍‌‌ ‌‍‍ ‌‍‌‌‌ ‍‌​‍‌‌​ ​ ‌​‌​​‍‌‌​ ​ ‌​‌​​‍‌‌​ ​‍​ ​‍​ ‍​‌‍‌‌‌‍‌​​ ‌​‌‍​ ​ ‌​​ ‌ ‌‍‌‌​ ‌​​ ‍‌​ ​ ​ ‌‍​‍‌‌​ ​‍​ ​‍​‍‌‌​ ‌‌‌​‌​​‍ ‍‌‍​ ‌‍‍​‌‍‍‌‌‍ ​‌‍‌​‌ ​‍‌‍‌‌‌‍ ‍​‍‌‌​ ‌‌‌​​‍‌‌ ‌‍‍ ‌‍‌‌‌ ‍‌​‍‌‌​ ​ ‌​‌​​‍‌‌​ ​ ‌​‌​​‍‌‌​ ​‍​ ​‍‌‍‌‌​ ‌​‌‍​ ‌‍‌‌​ ‍‌​ ​ ​ ​ ​ ‌ ​ ‍​​ ‍​‌‍​‌​ ​‍​‍‌‌​ ​‍​ ​‍​‍‌‌​ ‌‌‌​‌​​‍ ‍‌ ‌​‌‍‌‌‌ ‍​‌ ‌​​‍‌‍‌ ​​‌‍‌‌‌ ​‍‌ ​ ‌ ​​‌‍‌‌‌‍​ ‌ ‌​‌‍‍‌‌ ‌‍‌‍‌‌​ ‌‌ ​​‌ ‌‌‌‍​‍‌‍ ​‌‍‍‌‌ ​ ‌‍‍​‌‍‌‌‌‍‌​​‍​‍‌ ‌: Continuously emphasise that
this is a young, evolving field, not a magic bullet.​​​​‌ ‍ ​‍​‍‌‍ ‌ ​‍‌‍‍‌‌‍‌ ‌‍‍‌‌‍ ‍​‍​‍​ ‍‍​‍​‍‌ ​ ‌‍​‌‌‍ ‍‌‍‍‌‌ ‌​‌ ‍‌​‍ ‍‌‍‍‌‌‍ ​‍​‍​‍ ​​‍​‍‌‍‍​‌ ​‍‌‍‌‌‌‍‌‍​‍​‍​ ‍‍​‍​‍​‍ ‌ ​ ‌ ‌​‌ ‌‌‌‍‌​‌‍‍‌‌‍ ​‍ ‌‍‍‌‌‍ ‍‌ ‌​‌‍‌‌‌‍ ‍‌ ‌​​‍ ‌‍‌‌‌‍‌​‌‍‍‌‌ ‌​​‍ ‌‍ ‌‌‍ ‌‍‌​‌‍‌‌​ ‌‌ ​​‌ ​‍‌‍‌‌‌ ​ ‌‍‌‌‌‍ ‍‌ ‌​‌‍​‌‌ ‌​‌‍‍‌‌‍ ‌‍ ‍​ ‍ ‌‍‍‌‌‍‌​​ ‌‌‍‌‍​ ​‍​ ​‌‌‍​‍​ ​ ​ ‌‍​ ‌‍​ ​‌​‍ ‌​ ​‌‌‍‌‌​ ‍​​ ‌ ​‍ ‌​ ‌​‌‍‌‌​ ‌​‌‍‌​​‍ ‌​ ‍‌​ ‍‌​ ‌​‌‍‌‍​‍ ‌‌‍​‍‌‍‌​​ ‍‌​ ​‌​ ​‍​ ​‍​ ‌​​ ​‌​ ‌ ‌‍​ ‌‍‌​​ ​‌​ ‍ ‌ ‌​‌ ‍‌‌ ​​‌‍‌‌​ ‌‌ ​​‌ ​‍‌‍ ‌‍‍‍‌‍‌‌‌‍​ ‌ ‌​​ ‍ ‌ ​​‌‍​‌‌ ‌​‌‍‍​​ ‌‌‍​ ‌ ‌‌‌ ​ ‌ ‌​‌‍ ‌‍ ‌‌‌​ ‌‍‌‌‌‍​ ‌ ‌​‌‍‍‌‌‍ ‌‍ ‍‌ ​ ​‍‌‌​ ‌‌‌​​‍‌‌ ‌‍‍ ‌‍‌‌‌ ‍‌​‍‌‌​ ​ ‌​‌​​‍‌‌​ ​ ‌​‌​​‍‌‌​ ​‍​ ​‍‌‍‌​​ ​‌​ ‌‌​ ​​​ ‌ ‌‍‌​​ ​ ​ ​ ‌‍‌​‌‍‌​​ ​‌‌‍​‍​‍‌‌​ ​‍​ ​‍​‍‌‌​ ‌‌‌​‌​​‍ ‍‌‍​ ‌‍ ‌‍ ‍‌ ‌​‌‍‌‌‌‍ ‍‌ ‌​​‍‌‌​ ‌‌‌​​‍‌‌ ‌‍‍ ‌‍‌‌‌ ‍‌​‍‌‌​ ​ ‌​‌​​‍‌‌​ ​ ‌​‌​​‍‌‌​ ​‍​ ​‍​ ‍​‌‍‌‌‌‍‌​​ ‌​‌‍​ ​ ‌​​ ‌ ‌‍‌‌​ ‌​​ ‍‌​ ​ ​ ‌‍​‍‌‌​ ​‍​ ​‍​‍‌‌​ ‌‌‌​‌​​‍ ‍‌‍​ ‌‍‍​‌‍‍‌‌‍ ​‌‍‌​‌ ​‍‌‍‌‌‌‍ ‍​‍‌‌​ ‌‌‌​​‍‌‌ ‌‍‍ ‌‍‌‌‌ ‍‌​‍‌‌​ ​ ‌​‌​​‍‌‌​ ​ ‌​‌​​‍‌‌​ ​‍​ ​‍​ ‌​​ ‍‌​ ‌‌‌‍‌​​ ‌ ​ ​ ​ ​ ‌‍‌​‌‍‌​‌‍‌​​ ‌ ​ ​‌​‍‌‌​ ​‍​ ​‍​‍‌‌​ ‌‌‌​‌​​‍ ‍‌ ‌​‌‍‌‌‌ ‍​‌ ‌​​ ‌‍​‍‌‍​‌‌ ​ ‌‍‌‌‌‌‌‌‌ ​‍‌‍ ​​ ‌​‍‌‌​ ​‍‌​‌‍‌ ​ ‌ ‌​‌ ‌‌‌‍‌​‌‍‍‌‌‍ ​‍‌‍‌‍‍‌‌‍‌​​ ‌‌‍‌‍​ ​‍​ ​‌‌‍​‍​ ​ ​ ‌‍​ ‌‍​ ​‌​‍ ‌​ ​‌‌‍‌‌​ ‍​​ ‌ ​‍ ‌​ ‌​‌‍‌‌​ ‌​‌‍‌​​‍ ‌​ ‍‌​ ‍‌​ ‌​‌‍‌‍​‍ ‌‌‍​‍‌‍‌​​ ‍‌​ ​‌​ ​‍​ ​‍​ ‌​​ ​‌​ ‌ ‌‍​ ‌‍‌​​ ​‌​‍‌‍‌ ‌​‌ ‍‌‌ ​​‌‍‌‌​ ‌‌ ​​‌ ​‍‌‍ ‌‍‍‍‌‍‌‌‌‍​ ‌ ‌​​‍‌‍‌ ​​‌‍​‌‌ ‌​‌‍‍​​ ‌‌‍​ ‌ ‌‌‌ ​ ‌ ‌​‌‍ ‌‍ ‌‌‌​ ‌‍‌‌‌‍​ ‌ ‌​‌‍‍‌‌‍ ‌‍ ‍‌ ​ ​‍‌‌​ ‌‌‌​​‍‌‌ ‌‍‍ ‌‍‌‌‌ ‍‌​‍‌‌​ ​ ‌​‌​​‍‌‌​ ​ ‌​‌​​‍‌‌​ ​‍​ ​‍‌‍‌​​ ​‌​ ‌‌​ ​​​ ‌ ‌‍‌​​ ​ ​ ​ ‌‍‌​‌‍‌​​ ​‌‌‍​‍​‍‌‌​ ​‍​ ​‍​‍‌‌​ ‌‌‌​‌​​‍ ‍‌‍​ ‌‍ ‌‍ ‍‌ ‌​‌‍‌‌‌‍ ‍‌ ‌​​‍‌‌​ ‌‌‌​​‍‌‌ ‌‍‍ ‌‍‌‌‌ ‍‌​‍‌‌​ ​ ‌​‌​​‍‌‌​ ​ ‌​‌​​‍‌‌​ ​‍​ ​‍​ ‍​‌‍‌‌‌‍‌​​ ‌​‌‍​ ​ ‌​​ ‌ ‌‍‌‌​ ‌​​ ‍‌​ ​ ​ ‌‍​‍‌‌​ ​‍​ ​‍​‍‌‌​ ‌‌‌​‌​​‍ ‍‌‍​ ‌‍‍​‌‍‍‌‌‍ ​‌‍‌​‌ ​‍‌‍‌‌‌‍ ‍​‍‌‌​ ‌‌‌​​‍‌‌ ‌‍‍ ‌‍‌‌‌ ‍‌​‍‌‌​ ​ ‌​‌​​‍‌‌​ ​ ‌​‌​​‍‌‌​ ​‍​ ​‍​ ‌​​ ‍‌​ ‌‌‌‍‌​​ ‌ ​ ​ ​ ​ ‌‍‌​‌‍‌​‌‍‌​​ ‌ ​ ​‌​‍‌‌​ ​‍​ ​‍​‍‌‌​ ‌‌‌​‌​​‍ ‍‌ ‌​‌‍‌‌‌ ‍​‌ ‌​​‍‌‍‌ ​​‌‍‌‌‌ ​‍‌ ​ ‌ ​​‌‍‌‌‌‍​ ‌ ‌​‌‍‍‌‌ ‌‍‌‍‌‌​ ‌‌ ​​‌ ‌‌‌‍​‍‌‍ ​‌‍‍‌‌ ​ ‌‍‍​‌‍‌‌‌‍‌​​‍​‍‌ ‌
How to join​​​​‌ ‍ ​‍​‍‌‍ ‌ ​‍‌‍‍‌‌‍‌ ‌‍‍‌‌‍ ‍​‍​‍​ ‍‍​‍​‍‌ ​ ‌‍​‌‌‍ ‍‌‍‍‌‌ ‌​‌ ‍‌​‍ ‍‌‍‍‌‌‍ ​‍​‍​‍ ​​‍​‍‌‍‍​‌ ​‍‌‍‌‌‌‍‌‍​‍​‍​ ‍‍​‍​‍​‍ ‌ ​ ‌ ‌​‌ ‌‌‌‍‌​‌‍‍‌‌‍ ​‍ ‌‍‍‌‌‍ ‍‌ ‌​‌‍‌‌‌‍ ‍‌ ‌​​‍ ‌‍‌‌‌‍‌​‌‍‍‌‌ ‌​​‍ ‌‍ ‌‌‍ ‌‍‌​‌‍‌‌​ ‌‌ ​​‌ ​‍‌‍‌‌‌ ​ ‌‍‌‌‌‍ ‍‌ ‌​‌‍​‌‌ ‌​‌‍‍‌‌‍ ‌‍ ‍​ ‍ ‌‍‍‌‌‍‌​​ ‌‌‍‌‍​ ​‍​ ​‌‌‍​‍​ ​ ​ ‌‍​ ‌‍​ ​‌​‍ ‌​ ​‌‌‍‌‌​ ‍​​ ‌ ​‍ ‌​ ‌​‌‍‌‌​ ‌​‌‍‌​​‍ ‌​ ‍‌​ ‍‌​ ‌​‌‍‌‍​‍ ‌‌‍​‍‌‍‌​​ ‍‌​ ​‌​ ​‍​ ​‍​ ‌​​ ​‌​ ‌ ‌‍​ ‌‍‌​​ ​‌​ ‍ ‌ ‌​‌ ‍‌‌ ​​‌‍‌‌​ ‌‌ ​​‌ ​‍‌‍ ‌‍‍‍‌‍‌‌‌‍​ ‌ ‌​​ ‍ ‌ ​​‌‍​‌‌ ‌​‌‍‍​​ ‌‌‍​ ‌ ‌‌‌ ​ ‌ ‌​‌‍ ‌‍ ‌‌‌​ ‌‍‌‌‌‍​ ‌ ‌​‌‍‍‌‌‍ ‌‍ ‍‌ ​ ​‍‌‌​ ‌‌‌​​‍‌‌ ‌‍‍ ‌‍‌‌‌ ‍‌​‍‌‌​ ​ ‌​‌​​‍‌‌​ ​ ‌​‌​​‍‌‌​ ​‍​ ​‍‌‍‌​​ ​‌​ ‌‌​ ​​​ ‌ ‌‍‌​​ ​ ​ ​ ‌‍‌​‌‍‌​​ ​‌‌‍​‍​‍‌‌​ ​‍​ ​‍​‍‌‌​ ‌‌‌​‌​​‍ ‍‌‍​ ‌‍ ‌‍ ‍‌ ‌​‌‍‌‌‌‍ ‍‌ ‌​​‍‌‌​ ‌‌‌​​‍‌‌ ‌‍‍ ‌‍‌‌‌ ‍‌​‍‌‌​ ​ ‌​‌​​‍‌‌​ ​ ‌​‌​​‍‌‌​ ​‍​ ​‍​ ‌ ‌‍‌‌​ ‍‌‌‍‌‍​ ​‍​ ‌‍‌‍‌‌‌‍‌‌​ ​‍​ ​‌​ ‌‍​ ‌ ​‍‌‌​ ​‍​ ​‍​‍‌‌​ ‌‌‌​‌​​‍ ‍‌‍​ ‌‍‍​‌‍‍‌‌‍ ​‌‍‌​‌ ​‍‌‍‌‌‌‍ ‍​‍‌‌​ ‌‌‌​​‍‌‌ ‌‍‍ ‌‍‌‌‌ ‍‌​‍‌‌​ ​ ‌​‌​​‍‌‌​ ​ ‌​‌​​‍‌‌​ ​‍​ ​‍‌‍‌‍​ ​​‌‍​‌​ ​‌​ ‍‌​ ​‍‌‍​‌​ ‍‌‌‍​‌​ ‌‍​ ​ ​ ‍‌​‍‌‌​ ​‍​ ​‍​‍‌‌​ ‌‌‌​‌​​‍ ‍‌ ‌​‌‍‌‌‌ ‍​‌ ‌​​ ‌‍​‍‌‍​‌‌ ​ ‌‍‌‌‌‌‌‌‌ ​‍‌‍ ​​ ‌​‍‌‌​ ​‍‌​‌‍‌ ​ ‌ ‌​‌ ‌‌‌‍‌​‌‍‍‌‌‍ ​‍‌‍‌‍‍‌‌‍‌​​ ‌‌‍‌‍​ ​‍​ ​‌‌‍​‍​ ​ ​ ‌‍​ ‌‍​ ​‌​‍ ‌​ ​‌‌‍‌‌​ ‍​​ ‌ ​‍ ‌​ ‌​‌‍‌‌​ ‌​‌‍‌​​‍ ‌​ ‍‌​ ‍‌​ ‌​‌‍‌‍​‍ ‌‌‍​‍‌‍‌​​ ‍‌​ ​‌​ ​‍​ ​‍​ ‌​​ ​‌​ ‌ ‌‍​ ‌‍‌​​ ​‌​‍‌‍‌ ‌​‌ ‍‌‌ ​​‌‍‌‌​ ‌‌ ​​‌ ​‍‌‍ ‌‍‍‍‌‍‌‌‌‍​ ‌ ‌​​‍‌‍‌ ​​‌‍​‌‌ ‌​‌‍‍​​ ‌‌‍​ ‌ ‌‌‌ ​ ‌ ‌​‌‍ ‌‍ ‌‌‌​ ‌‍‌‌‌‍​ ‌ ‌​‌‍‍‌‌‍ ‌‍ ‍‌ ​ ​‍‌‌​ ‌‌‌​​‍‌‌ ‌‍‍ ‌‍‌‌‌ ‍‌​‍‌‌​ ​ ‌​‌​​‍‌‌​ ​ ‌​‌​​‍‌‌​ ​‍​ ​‍‌‍‌​​ ​‌​ ‌‌​ ​​​ ‌ ‌‍‌​​ ​ ​ ​ ‌‍‌​‌‍‌​​ ​‌‌‍​‍​‍‌‌​ ​‍​ ​‍​‍‌‌​ ‌‌‌​‌​​‍ ‍‌‍​ ‌‍ ‌‍ ‍‌ ‌​‌‍‌‌‌‍ ‍‌ ‌​​‍‌‌​ ‌‌‌​​‍‌‌ ‌‍‍ ‌‍‌‌‌ ‍‌​‍‌‌​ ​ ‌​‌​​‍‌‌​ ​ ‌​‌​​‍‌‌​ ​‍​ ​‍​ ‌ ‌‍‌‌​ ‍‌‌‍‌‍​ ​‍​ ‌‍‌‍‌‌‌‍‌‌​ ​‍​ ​‌​ ‌‍​ ‌ ​‍‌‌​ ​‍​ ​‍​‍‌‌​ ‌‌‌​‌​​‍ ‍‌‍​ ‌‍‍​‌‍‍‌‌‍ ​‌‍‌​‌ ​‍‌‍‌‌‌‍ ‍​‍‌‌​ ‌‌‌​​‍‌‌ ‌‍‍ ‌‍‌‌‌ ‍‌​‍‌‌​ ​ ‌​‌​​‍‌‌​ ​ ‌​‌​​‍‌‌​ ​‍​ ​‍‌‍‌‍​ ​​‌‍​‌​ ​‌​ ‍‌​ ​‍‌‍​‌​ ‍‌‌‍​‌​ ‌‍​ ​ ​ ‍‌​‍‌‌​ ​‍​ ​‍​‍‌‌​ ‌‌‌​‌​​‍ ‍‌ ‌​‌‍‌‌‌ ‍​‌ ‌​​‍‌‍‌ ​​‌‍‌‌‌ ​‍‌ ​ ‌ ​​‌‍‌‌‌‍​ ‌ ‌​‌‍‍‌‌ ‌‍‌‍‌‌​ ‌‌ ​​‌ ‌‌‌‍​‍‌‍ ​‌‍‍‌‌ ​ ‌‍‍​‌‍‌‌‌‍‌​​‍​‍‌ ‌
Interested in empowering youth for the quantum era?
Contact us via: ​​​​‌ ‍ ​‍​‍‌‍ ‌ ​‍‌‍‍‌‌‍‌ ‌‍‍‌‌‍ ‍​‍​‍​ ‍‍​‍​‍‌ ​ ‌‍​‌‌‍ ‍‌‍‍‌‌ ‌​‌ ‍‌​‍ ‍‌‍‍‌‌‍ ​‍​‍​‍ ​​‍​‍‌‍‍​‌ ​‍‌‍‌‌‌‍‌‍​‍​‍​ ‍‍​‍​‍​‍ ‌ ​ ‌ ‌​‌ ‌‌‌‍‌​‌‍‍‌‌‍ ​‍ ‌‍‍‌‌‍ ‍‌ ‌​‌‍‌‌‌‍ ‍‌ ‌​​‍ ‌‍‌‌‌‍‌​‌‍‍‌‌ ‌​​‍ ‌‍ ‌‌‍ ‌‍‌​‌‍‌‌​ ‌‌ ​​‌ ​‍‌‍‌‌‌ ​ ‌‍‌‌‌‍ ‍‌ ‌​‌‍​‌‌ ‌​‌‍‍‌‌‍ ‌‍ ‍​ ‍ ‌‍‍‌‌‍‌​​ ‌‌‍‌‍​ ​‍​ ​‌‌‍​‍​ ​ ​ ‌‍​ ‌‍​ ​‌​‍ ‌​ ​‌‌‍‌‌​ ‍​​ ‌ ​‍ ‌​ ‌​‌‍‌‌​ ‌​‌‍‌​​‍ ‌​ ‍‌​ ‍‌​ ‌​‌‍‌‍​‍ ‌‌‍​‍‌‍‌​​ ‍‌​ ​‌​ ​‍​ ​‍​ ‌​​ ​‌​ ‌ ‌‍​ ‌‍‌​​ ​‌​ ‍ ‌ ‌​‌ ‍‌‌ ​​‌‍‌‌​ ‌‌ ​​‌ ​‍‌‍ ‌‍‍‍‌‍‌‌‌‍​ ‌ ‌​​ ‍ ‌ ​​‌‍​‌‌ ‌​‌‍‍​​ ‌‌‍​ ‌ ‌‌‌ ​ ‌ ‌​‌‍ ‌‍ ‌‌‌​ ‌‍‌‌‌‍​ ‌ ‌​‌‍‍‌‌‍ ‌‍ ‍‌ ​ ​‍‌‌​ ‌‌‌​​‍‌‌ ‌‍‍ ‌‍‌‌‌ ‍‌​‍‌‌​ ​ ‌​‌​​‍‌‌​ ​ ‌​‌​​‍‌‌​ ​‍​ ​‍‌‍‌​​ ​‌​ ‌‌​ ​​​ ‌ ‌‍‌​​ ​ ​ ​ ‌‍‌​‌‍‌​​ ​‌‌‍​‍​‍‌‌​ ​‍​ ​‍​‍‌‌​ ‌‌‌​‌​​‍ ‍‌‍​ ‌‍ ‌‍ ‍‌ ‌​‌‍‌‌‌‍ ‍‌ ‌​​‍‌‌​ ‌‌‌​​‍‌‌ ‌‍‍ ‌‍‌‌‌ ‍‌​‍‌‌​ ​ ‌​‌​​‍‌‌​ ​ ‌​‌​​‍‌‌​ ​‍​ ​‍​ ​​​ ​‌​ ​‍​ ‍‌‌‍​‌​ ‌ ‌‍​ ‌‍​‍‌‍​‌​ ​‍​ ‍​‌‍‌‍​‍‌‌​ ​‍​ ​‍​‍‌‌​ ‌‌‌​‌​​‍ ‍‌‍​ ‌‍‍​‌‍‍‌‌‍ ​‌‍‌​‌ ​‍‌‍‌‌‌‍ ‍​‍‌‌​ ‌‌‌​​‍‌‌ ‌‍‍ ‌‍‌‌‌ ‍‌​‍‌‌​ ​ ‌​‌​​‍‌‌​ ​ ‌​‌​​‍‌‌​ ​‍​ ​‍​ ‍​‌‍‌​‌‍‌‍​ ​‌​ ​ ​ ‌​‌‍‌‍​ ‍​‌‍‌​​ ‍​​ ​‌‌‍​ ​‍‌‌​ ​‍​ ​‍​‍‌‌​ ‌‌‌​‌​​‍ ‍‌ ‌​‌‍‌‌‌ ‍​‌ ‌​​ ‌‍​‍‌‍​‌‌ ​ ‌‍‌‌‌‌‌‌‌ ​‍‌‍ ​​ ‌​‍‌‌​ ​‍‌​‌‍‌ ​ ‌ ‌​‌ ‌‌‌‍‌​‌‍‍‌‌‍ ​‍‌‍‌‍‍‌‌‍‌​​ ‌‌‍‌‍​ ​‍​ ​‌‌‍​‍​ ​ ​ ‌‍​ ‌‍​ ​‌​‍ ‌​ ​‌‌‍‌‌​ ‍​​ ‌ ​‍ ‌​ ‌​‌‍‌‌​ ‌​‌‍‌​​‍ ‌​ ‍‌​ ‍‌​ ‌​‌‍‌‍​‍ ‌‌‍​‍‌‍‌​​ ‍‌​ ​‌​ ​‍​ ​‍​ ‌​​ ​‌​ ‌ ‌‍​ ‌‍‌​​ ​‌​‍‌‍‌ ‌​‌ ‍‌‌ ​​‌‍‌‌​ ‌‌ ​​‌ ​‍‌‍ ‌‍‍‍‌‍‌‌‌‍​ ‌ ‌​​‍‌‍‌ ​​‌‍​‌‌ ‌​‌‍‍​​ ‌‌‍​ ‌ ‌‌‌ ​ ‌ ‌​‌‍ ‌‍ ‌‌‌​ ‌‍‌‌‌‍​ ‌ ‌​‌‍‍‌‌‍ ‌‍ ‍‌ ​ ​‍‌‌​ ‌‌‌​​‍‌‌ ‌‍‍ ‌‍‌‌‌ ‍‌​‍‌‌​ ​ ‌​‌​​‍‌‌​ ​ ‌​‌​​‍‌‌​ ​‍​ ​‍‌‍‌​​ ​‌​ ‌‌​ ​​​ ‌ ‌‍‌​​ ​ ​ ​ ‌‍‌​‌‍‌​​ ​‌‌‍​‍​‍‌‌​ ​‍​ ​‍​‍‌‌​ ‌‌‌​‌​​‍ ‍‌‍​ ‌‍ ‌‍ ‍‌ ‌​‌‍‌‌‌‍ ‍‌ ‌​​‍‌‌​ ‌‌‌​​‍‌‌ ‌‍‍ ‌‍‌‌‌ ‍‌​‍‌‌​ ​ ‌​‌​​‍‌‌​ ​ ‌​‌​​‍‌‌​ ​‍​ ​‍​ ​​​ ​‌​ ​‍​ ‍‌‌‍​‌​ ‌ ‌‍​ ‌‍​‍‌‍​‌​ ​‍​ ‍​‌‍‌‍​‍‌‌​ ​‍​ ​‍​‍‌‌​ ‌‌‌​‌​​‍ ‍‌‍​ ‌‍‍​‌‍‍‌‌‍ ​‌‍‌​‌ ​‍‌‍‌‌‌‍ ‍​‍‌‌​ ‌‌‌​​‍‌‌ ‌‍‍ ‌‍‌‌‌ ‍‌​‍‌‌​ ​ ‌​‌​​‍‌‌​ ​ ‌​‌​​‍‌‌​ ​‍​ ​‍​ ‍​‌‍‌​‌‍‌‍​ ​‌​ ​ ​ ‌​‌‍‌‍​ ‍​‌‍‌​​ ‍​​ ​‌‌‍​ ​‍‌‌​ ​‍​ ​‍​‍‌‌​ ‌‌‌​‌​​‍ ‍‌ ‌​‌‍‌‌‌ ‍​‌ ‌​​‍‌‍‌ ​​‌‍‌‌‌ ​‍‌ ​ ‌ ​​‌‍‌‌‌‍​ ‌ ‌​‌‍‍‌‌ ‌‍‌‍‌‌​ ‌‌ ​​‌ ‌‌‌‍​‍‌‍ ​‌‍‍‌‌ ​ ‌‍‍​‌‍‌‌‌‍‌​​‍​‍‌ ‌ contact@fslux.lu​​​​‌ ‍ ​‍​‍‌‍ ‌ ​‍‌‍‍‌‌‍‌ ‌‍‍‌‌‍ ‍​‍​‍​ ‍‍​‍​‍‌ ​ ‌‍​‌‌‍ ‍‌‍‍‌‌ ‌​‌ ‍‌​‍ ‍‌‍‍‌‌‍ ​‍​‍​‍ ​​‍​‍‌‍‍​‌ ​‍‌‍‌‌‌‍‌‍​‍​‍​ ‍‍​‍​‍​‍ ‌ ​ ‌ ‌​‌ ‌‌‌‍‌​‌‍‍‌‌‍ ​‍ ‌‍‍‌‌‍ ‍‌ ‌​‌‍‌‌‌‍ ‍‌ ‌​​‍ ‌‍‌‌‌‍‌​‌‍‍‌‌ ‌​​‍ ‌‍ ‌‌‍ ‌‍‌​‌‍‌‌​ ‌‌ ​​‌ ​‍‌‍‌‌‌ ​ ‌‍‌‌‌‍ ‍‌ ‌​‌‍​‌‌ ‌​‌‍‍‌‌‍ ‌‍ ‍​ ‍ ‌‍‍‌‌‍‌​​ ‌‌‍‌‍​ ​‍​ ​‌‌‍​‍​ ​ ​ ‌‍​ ‌‍​ ​‌​‍ ‌​ ​‌‌‍‌‌​ ‍​​ ‌ ​‍ ‌​ ‌​‌‍‌‌​ ‌​‌‍‌​​‍ ‌​ ‍‌​ ‍‌​ ‌​‌‍‌‍​‍ ‌‌‍​‍‌‍‌​​ ‍‌​ ​‌​ ​‍​ ​‍​ ‌​​ ​‌​ ‌ ‌‍​ ‌‍‌​​ ​‌​ ‍ ‌ ‌​‌ ‍‌‌ ​​‌‍‌‌​ ‌‌ ​​‌ ​‍‌‍ ‌‍‍‍‌‍‌‌‌‍​ ‌ ‌​​ ‍ ‌ ​​‌‍​‌‌ ‌​‌‍‍​​ ‌‌‍​ ‌ ‌‌‌ ​ ‌ ‌​‌‍ ‌‍ ‌‌‌​ ‌‍‌‌‌‍​ ‌ ‌​‌‍‍‌‌‍ ‌‍ ‍‌ ​ ​‍‌‌​ ‌‌‌​​‍‌‌ ‌‍‍ ‌‍‌‌‌ ‍‌​‍‌‌​ ​ ‌​‌​​‍‌‌​ ​ ‌​‌​​‍‌‌​ ​‍​ ​‍‌‍‌​​ ​‌​ ‌‌​ ​​​ ‌ ‌‍‌​​ ​ ​ ​ ‌‍‌​‌‍‌​​ ​‌‌‍​‍​‍‌‌​ ​‍​ ​‍​‍‌‌​ ‌‌‌​‌​​‍ ‍‌‍​ ‌‍ ‌‍ ‍‌ ‌​‌‍‌‌‌‍ ‍‌ ‌​​‍‌‌​ ‌‌‌​​‍‌‌ ‌‍‍ ‌‍‌‌‌ ‍‌​‍‌‌​ ​ ‌​‌​​‍‌‌​ ​ ‌​‌​​‍‌‌​ ​‍​ ​‍​ ​​​ ​‌​ ​‍​ ‍‌‌‍​‌​ ‌ ‌‍​ ‌‍​‍‌‍​‌​ ​‍​ ‍​‌‍‌‍​‍‌‌​ ​‍​ ​‍​‍‌‌​ ‌‌‌​‌​​‍ ‍‌‍​ ‌‍‍​‌‍‍‌‌‍ ​‌‍‌​‌ ​‍‌‍‌‌‌‍ ‍​‍‌‌​ ‌‌‌​​‍‌‌ ‌‍‍ ‌‍‌‌‌ ‍‌​‍‌‌​ ​ ‌​‌​​‍‌‌​ ​ ‌​‌​​‍‌‌​ ​‍​ ​‍‌‍‌​‌‍‌‍‌‍​‍​ ‌‌​ ‌‌‌‍‌‍‌‍​‌​ ​‌‌‍‌‍‌‍​‌​ ‌​‌‍​ ​‍‌‌​ ​‍​ ​‍​‍‌‌​ ‌‌‌​‌​​‍ ‍‌ ‌​‌‍‌‌‌ ‍​‌ ‌​​ ‌‍​‍‌‍​‌‌ ​ ‌‍‌‌‌‌‌‌‌ ​‍‌‍ ​​ ‌​‍‌‌​ ​‍‌​‌‍‌ ​ ‌ ‌​‌ ‌‌‌‍‌​‌‍‍‌‌‍ ​‍‌‍‌‍‍‌‌‍‌​​ ‌‌‍‌‍​ ​‍​ ​‌‌‍​‍​ ​ ​ ‌‍​ ‌‍​ ​‌​‍ ‌​ ​‌‌‍‌‌​ ‍​​ ‌ ​‍ ‌​ ‌​‌‍‌‌​ ‌​‌‍‌​​‍ ‌​ ‍‌​ ‍‌​ ‌​‌‍‌‍​‍ ‌‌‍​‍‌‍‌​​ ‍‌​ ​‌​ ​‍​ ​‍​ ‌​​ ​‌​ ‌ ‌‍​ ‌‍‌​​ ​‌​‍‌‍‌ ‌​‌ ‍‌‌ ​​‌‍‌‌​ ‌‌ ​​‌ ​‍‌‍ ‌‍‍‍‌‍‌‌‌‍​ ‌ ‌​​‍‌‍‌ ​​‌‍​‌‌ ‌​‌‍‍​​ ‌‌‍​ ‌ ‌‌‌ ​ ‌ ‌​‌‍ ‌‍ ‌‌‌​ ‌‍‌‌‌‍​ ‌ ‌​‌‍‍‌‌‍ ‌‍ ‍‌ ​ ​‍‌‌​ ‌‌‌​​‍‌‌ ‌‍‍ ‌‍‌‌‌ ‍‌​‍‌‌​ ​ ‌​‌​​‍‌‌​ ​ ‌​‌​​‍‌‌​ ​‍​ ​‍‌‍‌​​ ​‌​ ‌‌​ ​​​ ‌ ‌‍‌​​ ​ ​ ​ ‌‍‌​‌‍‌​​ ​‌‌‍​‍​‍‌‌​ ​‍​ ​‍​‍‌‌​ ‌‌‌​‌​​‍ ‍‌‍​ ‌‍ ‌‍ ‍‌ ‌​‌‍‌‌‌‍ ‍‌ ‌​​‍‌‌​ ‌‌‌​​‍‌‌ ‌‍‍ ‌‍‌‌‌ ‍‌​‍‌‌​ ​ ‌​‌​​‍‌‌​ ​ ‌​‌​​‍‌‌​ ​‍​ ​‍​ ​​​ ​‌​ ​‍​ ‍‌‌‍​‌​ ‌ ‌‍​ ‌‍​‍‌‍​‌​ ​‍​ ‍​‌‍‌‍​‍‌‌​ ​‍​ ​‍​‍‌‌​ ‌‌‌​‌​​‍ ‍‌‍​ ‌‍‍​‌‍‍‌‌‍ ​‌‍‌​‌ ​‍‌‍‌‌‌‍ ‍​‍‌‌​ ‌‌‌​​‍‌‌ ‌‍‍ ‌‍‌‌‌ ‍‌​‍‌‌​ ​ ‌​‌​​‍‌‌​ ​ ‌​‌​​‍‌‌​ ​‍​ ​‍‌‍‌​‌‍‌‍‌‍​‍​ ‌‌​ ‌‌‌‍‌‍‌‍​‌​ ​‌‌‍‌‍‌‍​‌​ ‌​‌‍​ ​‍‌‌​ ​‍​ ​‍​‍‌‌​ ‌‌‌​‌​​‍ ‍‌ ‌​‌‍‌‌‌ ‍​‌ ‌​​‍‌‍‌ ​​‌‍‌‌‌ ​‍‌ ​ ‌ ​​‌‍‌‌‌‍​ ‌ ‌​‌‍‍‌‌ ‌‍‌‍‌‌​ ‌‌ ​​‌ ‌‌‌‍​‍‌‍ ​‌‍‍‌‌ ​ ‌‍‍​‌‍‌‌‌‍‌​​‍​‍‌ ‌
Contactez-nous​​​​‌ ‍ ​‍​‍‌‍ ‌ ​‍‌‍‍‌‌‍‌ ‌‍‍‌‌‍ ‍​‍​‍​ ‍‍​‍​‍‌ ​ ‌‍​‌‌‍ ‍‌‍‍‌‌ ‌​‌ ‍‌​‍ ‍‌‍‍‌‌‍ ​‍​‍​‍ ​​‍​‍‌‍‍​‌ ​‍‌‍‌‌‌‍‌‍​‍​‍​ ‍‍​‍​‍​‍ ‌ ​ ‌ ‌​‌ ‌‌‌‍‌​‌‍‍‌‌‍ ​‍ ‌‍‍‌‌‍ ‍‌ ‌​‌‍‌‌‌‍ ‍‌ ‌​​‍ ‌‍‌‌‌‍‌​‌‍‍‌‌ ‌​​‍ ‌‍ ‌‌‍ ‌‍‌​‌‍‌‌​ ‌‌ ​​‌ ​‍‌‍‌‌‌ ​ ‌‍‌‌‌‍ ‍‌ ‌​‌‍​‌‌ ‌​‌‍‍‌‌‍ ‌‍ ‍​ ‍ ‌‍‍‌‌‍‌​​ ‌​ ​​‌‍​ ‌‍​‌​ ‌‍‌‍​‍​ ‌‌​ ​‍‌‍​ ​‍ ‌‌‍‌​​ ‌‍​ ​‌‌‍​‍​‍ ‌​ ‌​​ ‌‌‌‍‌‌​ ‌‍​‍ ‌​ ‍​​ ‌ ‌‍​‌​ ‌​​‍ ‌​ ‌‌‌‍‌‌​ ​ ​ ‌‍​ ‌​‌‍‌‌​ ‌‍​ ​​‌‍​‌​ ‌‍​ ​‍​ ​ ​ ‍ ‌ ‌​‌ ‍‌‌ ​​‌‍‌‌​ ‌‌ ​ ‌‍‍‌‌ ‌​‌‍‌‌‌‌​ ‌‍‌‌‌ ‌​‌ ‌​‌‍‍‌‌‍ ‍‌‍‌ ‌ ​ ​ ‍ ‌ ​​‌‍​‌‌ ‌​‌‍‍​​ ‌‌‍‌‍‌‍ ‌‍ ‌ ‌​‌‍‌‌‌ ​‍​‍ ‍‌‍​ ‌‍ ‌‍ ‍‌ ‌​‌‍​‌‌‍​ ‌ ‌​‌​‍​‌‍‌‌‌‍​‌‌‍‌​‌‍‍‌‌‍ ‍‌‍‌ ​ ‌‍​‍‌‍​‌‌ ​ ‌‍‌‌‌‌‌‌‌ ​‍‌‍ ​​ ‌​‍‌‌​ ​‍‌​‌‍‌ ​ ‌ ‌​‌ ‌‌‌‍‌​‌‍‍‌‌‍ ​‍‌‍‌‍‍‌‌‍‌​​ ‌​ ​​‌‍​ ‌‍​‌​ ‌‍‌‍​‍​ ‌‌​ ​‍‌‍​ ​‍ ‌‌‍‌​​ ‌‍​ ​‌‌‍​‍​‍ ‌​ ‌​​ ‌‌‌‍‌‌​ ‌‍​‍ ‌​ ‍​​ ‌ ‌‍​‌​ ‌​​‍ ‌​ ‌‌‌‍‌‌​ ​ ​ ‌‍​ ‌​‌‍‌‌​ ‌‍​ ​​‌‍​‌​ ‌‍​ ​‍​ ​ ​‍‌‍‌ ‌​‌ ‍‌‌ ​​‌‍‌‌​ ‌‌ ​ ‌‍‍‌‌ ‌​‌‍‌‌‌‌​ ‌‍‌‌‌ ‌​‌ ‌​‌‍‍‌‌‍ ‍‌‍‌ ‌ ​ ​‍‌‍‌ ​​‌‍​‌‌ ‌​‌‍‍​​ ‌‌‍‌‍‌‍ ‌‍ ‌ ‌​‌‍‌‌‌ ​‍​‍ ‍‌‍​ ‌‍ ‌‍ ‍‌ ‌​‌‍​‌‌‍​ ‌ ‌​‌​‍​‌‍‌‌‌‍​‌‌‍‌​‌‍‍‌‌‍ ‍‌‍‌ ​‍‌‍‌ ​​‌‍‌‌‌ ​‍‌ ​ ‌ ​​‌‍‌‌‌‍​ ‌ ‌​‌‍‍‌‌ ‌‍‌‍‌‌​ ‌‌ ​​‌ ‌‌‌‍​‍‌‍ ​‌‍‍‌‌ ​ ‌‍‍​‌‍‌‌‌‍‌​​‍​‍‌ ‌
contact@fslux.lu
+352 691 574 888​​​​‌ ‍ ​‍​‍‌‍ ‌ ​‍‌‍‍‌‌‍‌ ‌‍‍‌‌‍ ‍​‍​‍​ ‍‍​‍​‍‌ ​ ‌‍​‌‌‍ ‍‌‍‍‌‌ ‌​‌ ‍‌​‍ ‍‌‍‍‌‌‍ ​‍​‍​‍ ​​‍​‍‌‍‍​‌ ​‍‌‍‌‌‌‍‌‍​‍​‍​ ‍‍​‍​‍​‍ ‌ ​ ‌ ‌​‌ ‌‌‌‍‌​‌‍‍‌‌‍ ​‍ ‌‍‍‌‌‍ ‍‌ ‌​‌‍‌‌‌‍ ‍‌ ‌​​‍ ‌‍‌‌‌‍‌​‌‍‍‌‌ ‌​​‍ ‌‍ ‌‌‍ ‌‍‌​‌‍‌‌​ ‌‌ ​​‌ ​‍‌‍‌‌‌ ​ ‌‍‌‌‌‍ ‍‌ ‌​‌‍​‌‌ ‌​‌‍‍‌‌‍ ‌‍ ‍​ ‍ ‌‍‍‌‌‍‌​​ ‌​ ​​‌‍​ ‌‍​‌​ ‌‍‌‍​‍​ ‌‌​ ​‍‌‍​ ​‍ ‌‌‍‌​​ ‌‍​ ​‌‌‍​‍​‍ ‌​ ‌​​ ‌‌‌‍‌‌​ ‌‍​‍ ‌​ ‍​​ ‌ ‌‍​‌​ ‌​​‍ ‌​ ‌‌‌‍‌‌​ ​ ​ ‌‍​ ‌​‌‍‌‌​ ‌‍​ ​​‌‍​‌​ ‌‍​ ​‍​ ​ ​ ‍ ‌ ‌​‌ ‍‌‌ ​​‌‍‌‌​ ‌‌ ​ ‌‍‍‌‌ ‌​‌‍‌‌‌‌​ ‌‍‌‌‌ ‌​‌ ‌​‌‍‍‌‌‍ ‍‌‍‌ ‌ ​ ​ ‍ ‌ ​​‌‍​‌‌ ‌​‌‍‍​​ ‌‌‍​‍‌ ​‍‌‍​‌‌‍ ‍‌‍‌​‌‍‍‌‌‍ ‍‌‍‌ ​‍ ‍‌‍​ ‌‍ ‌‍ ‍‌ ‌​‌‍​‌‌‍​ ‌ ‌​‌​‍‌‌‍ ‍‌‍‌‍‌‍ ​‍ ‍‌ ​​‌‍‍​‌‍ ‌‍ ‍‌‍‌‌​ ‌‍​‍‌‍​‌‌ ​ ‌‍‌‌‌‌‌‌‌ ​‍‌‍ ​​ ‌​‍‌‌​ ​‍‌​‌‍‌ ​ ‌ ‌​‌ ‌‌‌‍‌​‌‍‍‌‌‍ ​‍‌‍‌‍‍‌‌‍‌​​ ‌​ ​​‌‍​ ‌‍​‌​ ‌‍‌‍​‍​ ‌‌​ ​‍‌‍​ ​‍ ‌‌‍‌​​ ‌‍​ ​‌‌‍​‍​‍ ‌​ ‌​​ ‌‌‌‍‌‌​ ‌‍​‍ ‌​ ‍​​ ‌ ‌‍​‌​ ‌​​‍ ‌​ ‌‌‌‍‌‌​ ​ ​ ‌‍​ ‌​‌‍‌‌​ ‌‍​ ​​‌‍​‌​ ‌‍​ ​‍​ ​ ​‍‌‍‌ ‌​‌ ‍‌‌ ​​‌‍‌‌​ ‌‌ ​ ‌‍‍‌‌ ‌​‌‍‌‌‌‌​ ‌‍‌‌‌ ‌​‌ ‌​‌‍‍‌‌‍ ‍‌‍‌ ‌ ​ ​‍‌‍‌ ​​‌‍​‌‌ ‌​‌‍‍​​ ‌‌‍​‍‌ ​‍‌‍​‌‌‍ ‍‌‍‌​‌‍‍‌‌‍ ‍‌‍‌ ​‍ ‍‌‍​ ‌‍ ‌‍ ‍‌ ‌​‌‍​‌‌‍​ ‌ ‌​‌​‍‌‌‍ ‍‌‍‌‍‌‍ ​‍ ‍‌ ​​‌‍‍​‌‍ ‌‍ ‍‌‍‌‌​‍‌‍‌ ​​‌‍‌‌‌ ​‍‌ ​ ‌ ​​‌‍‌‌‌‍​ ‌ ‌​‌‍‍‌‌ ‌‍‌‍‌‌​ ‌‌ ​​‌ ‌‌‌‍​‍‌‍ ​‌‍‍‌‌ ​ ‌‍‍​‌‍‌‌‌‍‌​​‍​‍‌ ‌
Suivez-nous​​​​‌ ‍ ​‍​‍‌‍ ‌ ​‍‌‍‍‌‌‍‌ ‌‍‍‌‌‍ ‍​‍​‍​ ‍‍​‍​‍‌ ​ ‌‍​‌‌‍ ‍‌‍‍‌‌ ‌​‌ ‍‌​‍ ‍‌‍‍‌‌‍ ​‍​‍​‍ ​​‍​‍‌‍‍​‌ ​‍‌‍‌‌‌‍‌‍​‍​‍​ ‍‍​‍​‍​‍ ‌ ​ ‌ ‌​‌ ‌‌‌‍‌​‌‍‍‌‌‍ ​‍ ‌‍‍‌‌‍ ‍‌ ‌​‌‍‌‌‌‍ ‍‌ ‌​​‍ ‌‍‌‌‌‍‌​‌‍‍‌‌ ‌​​‍ ‌‍ ‌‌‍ ‌‍‌​‌‍‌‌​ ‌‌ ​​‌ ​‍‌‍‌‌‌ ​ ‌‍‌‌‌‍ ‍‌ ‌​‌‍​‌‌ ‌​‌‍‍‌‌‍ ‌‍ ‍​ ‍ ‌‍‍‌‌‍‌​​ ‌​ ​​‌‍​ ‌‍​‌​ ‌‍‌‍​‍​ ‌‌​ ​‍‌‍​ ​‍ ‌‌‍‌​​ ‌‍​ ​‌‌‍​‍​‍ ‌​ ‌​​ ‌‌‌‍‌‌​ ‌‍​‍ ‌​ ‍​​ ‌ ‌‍​‌​ ‌​​‍ ‌​ ‌‌‌‍‌‌​ ​ ​ ‌‍​ ‌​‌‍‌‌​ ‌‍​ ​​‌‍​‌​ ‌‍​ ​‍​ ​ ​ ‍ ‌ ‌​‌ ‍‌‌ ​​‌‍‌‌​ ‌‌ ​ ‌‍‍‌‌ ‌​‌‍‌‌‌‌​ ‌‍‌‌‌ ‌​‌ ‌​‌‍‍‌‌‍ ‍‌‍‌ ‌ ​ ​ ‍ ‌ ​​‌‍​‌‌ ‌​‌‍‍​​ ‌‌‍‌‍‌‍ ‌‍ ‌ ‌​‌‍‌‌‌ ​‍​‍ ‍‌ ​ ‌‍ ‌‍​ ‌‍‍‌‌‍​‌‌‍ ​‌​‍​‌‍‌‌‌‍​‌‌‍‌​‌‍‍‌‌‍ ‍‌‍‌ ​ ‌‍​‍‌‍​‌‌ ​ ‌‍‌‌‌‌‌‌‌ ​‍‌‍ ​​ ‌​‍‌‌​ ​‍‌​‌‍‌ ​ ‌ ‌​‌ ‌‌‌‍‌​‌‍‍‌‌‍ ​‍‌‍‌‍‍‌‌‍‌​​ ‌​ ​​‌‍​ ‌‍​‌​ ‌‍‌‍​‍​ ‌‌​ ​‍‌‍​ ​‍ ‌‌‍‌​​ ‌‍​ ​‌‌‍​‍​‍ ‌​ ‌​​ ‌‌‌‍‌‌​ ‌‍​‍ ‌​ ‍​​ ‌ ‌‍​‌​ ‌​​‍ ‌​ ‌‌‌‍‌‌​ ​ ​ ‌‍​ ‌​‌‍‌‌​ ‌‍​ ​​‌‍​‌​ ‌‍​ ​‍​ ​ ​‍‌‍‌ ‌​‌ ‍‌‌ ​​‌‍‌‌​ ‌‌ ​ ‌‍‍‌‌ ‌​‌‍‌‌‌‌​ ‌‍‌‌‌ ‌​‌ ‌​‌‍‍‌‌‍ ‍‌‍‌ ‌ ​ ​‍‌‍‌ ​​‌‍​‌‌ ‌​‌‍‍​​ ‌‌‍‌‍‌‍ ‌‍ ‌ ‌​‌‍‌‌‌ ​‍​‍ ‍‌ ​ ‌‍ ‌‍​ ‌‍‍‌‌‍​‌‌‍ ​‌​‍​‌‍‌‌‌‍​‌‌‍‌​‌‍‍‌‌‍ ‍‌‍‌ ​‍‌‍‌ ​​‌‍‌‌‌ ​‍‌ ​ ‌ ​​‌‍‌‌‌‍​ ‌ ‌​‌‍‍‌‌ ‌‍‌‍‌‌​ ‌‌ ​​‌ ‌‌‌‍​‍‌‍ ​‌‍‍‌‌ ​ ‌‍‍​‌‍‌‌‌‍‌​​‍​‍‌ ‌
Instagram​​​​‌ ‍ ​‍​‍‌‍ ‌ ​‍‌‍‍‌‌‍‌ ‌‍‍‌‌‍ ‍​‍​‍​ ‍‍​‍​‍‌ ​ ‌‍​‌‌‍ ‍‌‍‍‌‌ ‌​‌ ‍‌​‍ ‍‌‍‍‌‌‍ ​‍​‍​‍ ​​‍​‍‌‍‍​‌ ​‍‌‍‌‌‌‍‌‍​‍​‍​ ‍‍​‍​‍​‍ ‌ ​ ‌ ‌​‌ ‌‌‌‍‌​‌‍‍‌‌‍ ​‍ ‌‍‍‌‌‍ ‍‌ ‌​‌‍‌‌‌‍ ‍‌ ‌​​‍ ‌‍‌‌‌‍‌​‌‍‍‌‌ ‌​​‍ ‌‍ ‌‌‍ ‌‍‌​‌‍‌‌​ ‌‌ ​​‌ ​‍‌‍‌‌‌ ​ ‌‍‌‌‌‍ ‍‌ ‌​‌‍​‌‌ ‌​‌‍‍‌‌‍ ‌‍ ‍​ ‍ ‌‍‍‌‌‍‌​​ ‌​ ​​‌‍​ ‌‍​‌​ ‌‍‌‍​‍​ ‌‌​ ​‍‌‍​ ​‍ ‌‌‍‌​​ ‌‍​ ​‌‌‍​‍​‍ ‌​ ‌​​ ‌‌‌‍‌‌​ ‌‍​‍ ‌​ ‍​​ ‌ ‌‍​‌​ ‌​​‍ ‌​ ‌‌‌‍‌‌​ ​ ​ ‌‍​ ‌​‌‍‌‌​ ‌‍​ ​​‌‍​‌​ ‌‍​ ​‍​ ​ ​ ‍ ‌ ‌​‌ ‍‌‌ ​​‌‍‌‌​ ‌‌ ​ ‌‍‍‌‌ ‌​‌‍‌‌‌‌​ ‌‍‌‌‌ ‌​‌ ‌​‌‍‍‌‌‍ ‍‌‍‌ ‌ ​ ​ ‍ ‌ ​​‌‍​‌‌ ‌​‌‍‍​​ ‌‌ ​ ‌‍ ‌‍​ ‌‍‍‌‌‍​‌‌‍ ​‌​ ​‌‍‍‌‌‍ ‍‌‍‍ ‌ ​ ​‍‌‌​ ‌‌‌​​‍‌‌ ‌‍‍ ‌‍‌‌‌ ‍‌​‍‌‌​ ​ ‌​‌​​‍‌‌​ ​ ‌​‌​​‍‌‌​ ​‍​ ​‍​ ​‍‌‍‌‌‌‍​‍‌‍‌‌‌‍‌‌​ ​‌​ ‌​‌‍​ ‌‍​ ‌‍‌‌‌‍​‍​ ‌‌​‍‌‌​ ​‍​ ​‍​‍‌‌​ ‌‌‌​‌​​‍ ‍‌ ​​‌‍ ​‌‍​‌‌ ‌​‌‍‌‍‌‍ ‌ ​‍‌‍ ‌​ ‌‍​‍‌‍​‌‌ ​ ‌‍‌‌‌‌‌‌‌ ​‍‌‍ ​​ ‌​‍‌‌​ ​‍‌​‌‍‌ ​ ‌ ‌​‌ ‌‌‌‍‌​‌‍‍‌‌‍ ​‍‌‍‌‍‍‌‌‍‌​​ ‌​ ​​‌‍​ ‌‍​‌​ ‌‍‌‍​‍​ ‌‌​ ​‍‌‍​ ​‍ ‌‌‍‌​​ ‌‍​ ​‌‌‍​‍​‍ ‌​ ‌​​ ‌‌‌‍‌‌​ ‌‍​‍ ‌​ ‍​​ ‌ ‌‍​‌​ ‌​​‍ ‌​ ‌‌‌‍‌‌​ ​ ​ ‌‍​ ‌​‌‍‌‌​ ‌‍​ ​​‌‍​‌​ ‌‍​ ​‍​ ​ ​‍‌‍‌ ‌​‌ ‍‌‌ ​​‌‍‌‌​ ‌‌ ​ ‌‍‍‌‌ ‌​‌‍‌‌‌‌​ ‌‍‌‌‌ ‌​‌ ‌​‌‍‍‌‌‍ ‍‌‍‌ ‌ ​ ​‍‌‍‌ ​​‌‍​‌‌ ‌​‌‍‍​​ ‌‌ ​ ‌‍ ‌‍​ ‌‍‍‌‌‍​‌‌‍ ​‌​ ​‌‍‍‌‌‍ ‍‌‍‍ ‌ ​ ​‍‌‌​ ‌‌‌​​‍‌‌ ‌‍‍ ‌‍‌‌‌ ‍‌​‍‌‌​ ​ ‌​‌​​‍‌‌​ ​ ‌​‌​​‍‌‌​ ​‍​ ​‍​ ​‍‌‍‌‌‌‍​‍‌‍‌‌‌‍‌‌​ ​‌​ ‌​‌‍​ ‌‍​ ‌‍‌‌‌‍​‍​ ‌‌​‍‌‌​ ​‍​ ​‍​‍‌‌​ ‌‌‌​‌​​‍ ‍‌ ​​‌‍ ​‌‍​‌‌ ‌​‌‍‌‍‌‍ ‌ ​‍‌‍ ‌​‍‌‍‌ ​​‌‍‌‌‌ ​‍‌ ​ ‌ ​​‌‍‌‌‌‍​ ‌ ‌​‌‍‍‌‌ ‌‍‌‍‌‌​ ‌‌ ​​‌ ‌‌‌‍​‍‌‍ ​‌‍‍‌‌ ​ ‌‍‍​‌‍‌‌‌‍‌​​‍​‍‌ ‌ Facebook​​​​‌ ‍ ​‍​‍‌‍ ‌ ​‍‌‍‍‌‌‍‌ ‌‍‍‌‌‍ ‍​‍​‍​ ‍‍​‍​‍‌ ​ ‌‍​‌‌‍ ‍‌‍‍‌‌ ‌​‌ ‍‌​‍ ‍‌‍‍‌‌‍ ​‍​‍​‍ ​​‍​‍‌‍‍​‌ ​‍‌‍‌‌‌‍‌‍​‍​‍​ ‍‍​‍​‍​‍ ‌ ​ ‌ ‌​‌ ‌‌‌‍‌​‌‍‍‌‌‍ ​‍ ‌‍‍‌‌‍ ‍‌ ‌​‌‍‌‌‌‍ ‍‌ ‌​​‍ ‌‍‌‌‌‍‌​‌‍‍‌‌ ‌​​‍ ‌‍ ‌‌‍ ‌‍‌​‌‍‌‌​ ‌‌ ​​‌ ​‍‌‍‌‌‌ ​ ‌‍‌‌‌‍ ‍‌ ‌​‌‍​‌‌ ‌​‌‍‍‌‌‍ ‌‍ ‍​ ‍ ‌‍‍‌‌‍‌​​ ‌​ ​​‌‍​ ‌‍​‌​ ‌‍‌‍​‍​ ‌‌​ ​‍‌‍​ ​‍ ‌‌‍‌​​ ‌‍​ ​‌‌‍​‍​‍ ‌​ ‌​​ ‌‌‌‍‌‌​ ‌‍​‍ ‌​ ‍​​ ‌ ‌‍​‌​ ‌​​‍ ‌​ ‌‌‌‍‌‌​ ​ ​ ‌‍​ ‌​‌‍‌‌​ ‌‍​ ​​‌‍​‌​ ‌‍​ ​‍​ ​ ​ ‍ ‌ ‌​‌ ‍‌‌ ​​‌‍‌‌​ ‌‌ ​ ‌‍‍‌‌ ‌​‌‍‌‌‌‌​ ‌‍‌‌‌ ‌​‌ ‌​‌‍‍‌‌‍ ‍‌‍‌ ‌ ​ ​ ‍ ‌ ​​‌‍​‌‌ ‌​‌‍‍​​ ‌‌ ​ ‌‍ ‌‍​ ‌‍‍‌‌‍​‌‌‍ ​‌​ ​‌‍‍‌‌‍ ‍‌‍‍ ‌ ​ ​‍‌‌​ ‌‌‌​​‍‌‌ ‌‍‍ ‌‍‌‌‌ ‍‌​‍‌‌​ ​ ‌​‌​​‍‌‌​ ​ ‌​‌​​‍‌‌​ ​‍​ ​‍​ ‍​​ ​ ‌‍‌‍‌‍​ ‌‍‌​​ ‌‌​ ‍‌​ ‌ ​ ‍‌‌‍​‍​ ​ ‌‍​‍​‍‌‌​ ​‍​ ​‍​‍‌‌​ ‌‌‌​‌​​‍ ‍‌ ​​‌‍ ​‌‍​‌‌ ‌​‌‍‌‍‌‍ ‌ ​‍‌‍ ‌​ ‌‍​‍‌‍​‌‌ ​ ‌‍‌‌‌‌‌‌‌ ​‍‌‍ ​​ ‌​‍‌‌​ ​‍‌​‌‍‌ ​ ‌ ‌​‌ ‌‌‌‍‌​‌‍‍‌‌‍ ​‍‌‍‌‍‍‌‌‍‌​​ ‌​ ​​‌‍​ ‌‍​‌​ ‌‍‌‍​‍​ ‌‌​ ​‍‌‍​ ​‍ ‌‌‍‌​​ ‌‍​ ​‌‌‍​‍​‍ ‌​ ‌​​ ‌‌‌‍‌‌​ ‌‍​‍ ‌​ ‍​​ ‌ ‌‍​‌​ ‌​​‍ ‌​ ‌‌‌‍‌‌​ ​ ​ ‌‍​ ‌​‌‍‌‌​ ‌‍​ ​​‌‍​‌​ ‌‍​ ​‍​ ​ ​‍‌‍‌ ‌​‌ ‍‌‌ ​​‌‍‌‌​ ‌‌ ​ ‌‍‍‌‌ ‌​‌‍‌‌‌‌​ ‌‍‌‌‌ ‌​‌ ‌​‌‍‍‌‌‍ ‍‌‍‌ ‌ ​ ​‍‌‍‌ ​​‌‍​‌‌ ‌​‌‍‍​​ ‌‌ ​ ‌‍ ‌‍​ ‌‍‍‌‌‍​‌‌‍ ​‌​ ​‌‍‍‌‌‍ ‍‌‍‍ ‌ ​ ​‍‌‌​ ‌‌‌​​‍‌‌ ‌‍‍ ‌‍‌‌‌ ‍‌​‍‌‌​ ​ ‌​‌​​‍‌‌​ ​ ‌​‌​​‍‌‌​ ​‍​ ​‍​ ‍​​ ​ ‌‍‌‍‌‍​ ‌‍‌​​ ‌‌​ ‍‌​ ‌ ​ ‍‌‌‍​‍​ ​ ‌‍​‍​‍‌‌​ ​‍​ ​‍​‍‌‌​ ‌‌‌​‌​​‍ ‍‌ ​​‌‍ ​‌‍​‌‌ ‌​‌‍‌‍‌‍ ‌ ​‍‌‍ ‌​‍‌‍‌ ​​‌‍‌‌‌ ​‍‌ ​ ‌ ​​‌‍‌‌‌‍​ ‌ ‌​‌‍‍‌‌ ‌‍‌‍‌‌​ ‌‌ ​​‌ ‌‌‌‍​‍‌‍ ​‌‍‍‌‌ ​ ‌‍‍​‌‍‌‌‌‍‌​​‍​‍‌ ‌
Tiktok​​​​‌ ‍ ​‍​‍‌‍ ‌ ​‍‌‍‍‌‌‍‌ ‌‍‍‌‌‍ ‍​‍​‍​ ‍‍​‍​‍‌ ​ ‌‍​‌‌‍ ‍‌‍‍‌‌ ‌​‌ ‍‌​‍ ‍‌‍‍‌‌‍ ​‍​‍​‍ ​​‍​‍‌‍‍​‌ ​‍‌‍‌‌‌‍‌‍​‍​‍​ ‍‍​‍​‍​‍ ‌ ​ ‌ ‌​‌ ‌‌‌‍‌​‌‍‍‌‌‍ ​‍ ‌‍‍‌‌‍ ‍‌ ‌​‌‍‌‌‌‍ ‍‌ ‌​​‍ ‌‍‌‌‌‍‌​‌‍‍‌‌ ‌​​‍ ‌‍ ‌‌‍ ‌‍‌​‌‍‌‌​ ‌‌ ​​‌ ​‍‌‍‌‌‌ ​ ‌‍‌‌‌‍ ‍‌ ‌​‌‍​‌‌ ‌​‌‍‍‌‌‍ ‌‍ ‍​ ‍ ‌‍‍‌‌‍‌​​ ‌​ ​​‌‍​ ‌‍​‌​ ‌‍‌‍​‍​ ‌‌​ ​‍‌‍​ ​‍ ‌‌‍‌​​ ‌‍​ ​‌‌‍​‍​‍ ‌​ ‌​​ ‌‌‌‍‌‌​ ‌‍​‍ ‌​ ‍​​ ‌ ‌‍​‌​ ‌​​‍ ‌​ ‌‌‌‍‌‌​ ​ ​ ‌‍​ ‌​‌‍‌‌​ ‌‍​ ​​‌‍​‌​ ‌‍​ ​‍​ ​ ​ ‍ ‌ ‌​‌ ‍‌‌ ​​‌‍‌‌​ ‌‌ ​ ‌‍‍‌‌ ‌​‌‍‌‌‌‌​ ‌‍‌‌‌ ‌​‌ ‌​‌‍‍‌‌‍ ‍‌‍‌ ‌ ​ ​ ‍ ‌ ​​‌‍​‌‌ ‌​‌‍‍​​ ‌‌ ​ ‌‍ ‌‍​ ‌‍‍‌‌‍​‌‌‍ ​‌​ ​‌‍‍‌‌‍ ‍‌‍‍ ‌ ​ ​‍‌‌​ ‌‌‌​​‍‌‌ ‌‍‍ ‌‍‌‌‌ ‍‌​‍‌‌​ ​ ‌​‌​​‍‌‌​ ​ ‌​‌​​‍‌‌​ ​‍​ ​‍‌‍‌​‌‍‌​‌‍​‍‌‍​‌​ ‌‌​ ​‌​ ‍​​ ‍​‌‍​‌​ ​‌​ ​ ​ ​ ​‍‌‌​ ​‍​ ​‍​‍‌‌​ ‌‌‌​‌​​‍ ‍‌ ​​‌‍ ​‌‍​‌‌ ‌​‌‍‌‍‌‍ ‌ ​‍‌‍ ‌​ ‌‍​‍‌‍​‌‌ ​ ‌‍‌‌‌‌‌‌‌ ​‍‌‍ ​​ ‌​‍‌‌​ ​‍‌​‌‍‌ ​ ‌ ‌​‌ ‌‌‌‍‌​‌‍‍‌‌‍ ​‍‌‍‌‍‍‌‌‍‌​​ ‌​ ​​‌‍​ ‌‍​‌​ ‌‍‌‍​‍​ ‌‌​ ​‍‌‍​ ​‍ ‌‌‍‌​​ ‌‍​ ​‌‌‍​‍​‍ ‌​ ‌​​ ‌‌‌‍‌‌​ ‌‍​‍ ‌​ ‍​​ ‌ ‌‍​‌​ ‌​​‍ ‌​ ‌‌‌‍‌‌​ ​ ​ ‌‍​ ‌​‌‍‌‌​ ‌‍​ ​​‌‍​‌​ ‌‍​ ​‍​ ​ ​‍‌‍‌ ‌​‌ ‍‌‌ ​​‌‍‌‌​ ‌‌ ​ ‌‍‍‌‌ ‌​‌‍‌‌‌‌​ ‌‍‌‌‌ ‌​‌ ‌​‌‍‍‌‌‍ ‍‌‍‌ ‌ ​ ​‍‌‍‌ ​​‌‍​‌‌ ‌​‌‍‍​​ ‌‌ ​ ‌‍ ‌‍​ ‌‍‍‌‌‍​‌‌‍ ​‌​ ​‌‍‍‌‌‍ ‍‌‍‍ ‌ ​ ​‍‌‌​ ‌‌‌​​‍‌‌ ‌‍‍ ‌‍‌‌‌ ‍‌​‍‌‌​ ​ ‌​‌​​‍‌‌​ ​ ‌​‌​​‍‌‌​ ​‍​ ​‍‌‍‌​‌‍‌​‌‍​‍‌‍​‌​ ‌‌​ ​‌​ ‍​​ ‍​‌‍​‌​ ​‌​ ​ ​ ​ ​‍‌‌​ ​‍​ ​‍​‍‌‌​ ‌‌‌​‌​​‍ ‍‌ ​​‌‍ ​‌‍​‌‌ ‌​‌‍‌‍‌‍ ‌ ​‍‌‍ ‌​‍‌‍‌ ​​‌‍‌‌‌ ​‍‌ ​ ‌ ​​‌‍‌‌‌‍​ ‌ ‌​‌‍‍‌‌ ‌‍‌‍‌‌​ ‌‌ ​​‌ ‌‌‌‍​‍‌‍ ​‌‍‍‌‌ ​ ‌‍‍​‌‍‌‌‌‍‌​​‍​‍‌ ‌ Linkedin​​​​‌ ‍ ​‍​‍‌‍ ‌ ​‍‌‍‍‌‌‍‌ ‌‍‍‌‌‍ ‍​‍​‍​ ‍‍​‍​‍‌ ​ ‌‍​‌‌‍ ‍‌‍‍‌‌ ‌​‌ ‍‌​‍ ‍‌‍‍‌‌‍ ​‍​‍​‍ ​​‍​‍‌‍‍​‌ ​‍‌‍‌‌‌‍‌‍​‍​‍​ ‍‍​‍​‍​‍ ‌ ​ ‌ ‌​‌ ‌‌‌‍‌​‌‍‍‌‌‍ ​‍ ‌‍‍‌‌‍ ‍‌ ‌​‌‍‌‌‌‍ ‍‌ ‌​​‍ ‌‍‌‌‌‍‌​‌‍‍‌‌ ‌​​‍ ‌‍ ‌‌‍ ‌‍‌​‌‍‌‌​ ‌‌ ​​‌ ​‍‌‍‌‌‌ ​ ‌‍‌‌‌‍ ‍‌ ‌​‌‍​‌‌ ‌​‌‍‍‌‌‍ ‌‍ ‍​ ‍ ‌‍‍‌‌‍‌​​ ‌​ ​​‌‍​ ‌‍​‌​ ‌‍‌‍​‍​ ‌‌​ ​‍‌‍​ ​‍ ‌‌‍‌​​ ‌‍​ ​‌‌‍​‍​‍ ‌​ ‌​​ ‌‌‌‍‌‌​ ‌‍​‍ ‌​ ‍​​ ‌ ‌‍​‌​ ‌​​‍ ‌​ ‌‌‌‍‌‌​ ​ ​ ‌‍​ ‌​‌‍‌‌​ ‌‍​ ​​‌‍​‌​ ‌‍​ ​‍​ ​ ​ ‍ ‌ ‌​‌ ‍‌‌ ​​‌‍‌‌​ ‌‌ ​ ‌‍‍‌‌ ‌​‌‍‌‌‌‌​ ‌‍‌‌‌ ‌​‌ ‌​‌‍‍‌‌‍ ‍‌‍‌ ‌ ​ ​ ‍ ‌ ​​‌‍​‌‌ ‌​‌‍‍​​ ‌‌ ​ ‌‍ ‌‍​ ‌‍‍‌‌‍​‌‌‍ ​‌​ ​‌‍‍‌‌‍ ‍‌‍‍ ‌ ​ ​‍‌‌​ ‌‌‌​​‍‌‌ ‌‍‍ ‌‍‌‌‌ ‍‌​‍‌‌​ ​ ‌​‌​​‍‌‌​ ​ ‌​‌​​‍‌‌​ ​‍​ ​‍​ ‌​​ ​‍​ ‌‍​ ‌​​ ‍‌‌‍‌‍​ ​‌‌‍‌‌‌‍​ ​ ‌‍​ ​‌​ ​ ​‍‌‌​ ​‍​ ​‍​‍‌‌​ ‌‌‌​‌​​‍ ‍‌ ​​‌‍ ​‌‍​‌‌ ‌​‌‍‌‍‌‍ ‌ ​‍‌‍ ‌​ ‌‍​‍‌‍​‌‌ ​ ‌‍‌‌‌‌‌‌‌ ​‍‌‍ ​​ ‌​‍‌‌​ ​‍‌​‌‍‌ ​ ‌ ‌​‌ ‌‌‌‍‌​‌‍‍‌‌‍ ​‍‌‍‌‍‍‌‌‍‌​​ ‌​ ​​‌‍​ ‌‍​‌​ ‌‍‌‍​‍​ ‌‌​ ​‍‌‍​ ​‍ ‌‌‍‌​​ ‌‍​ ​‌‌‍​‍​‍ ‌​ ‌​​ ‌‌‌‍‌‌​ ‌‍​‍ ‌​ ‍​​ ‌ ‌‍​‌​ ‌​​‍ ‌​ ‌‌‌‍‌‌​ ​ ​ ‌‍​ ‌​‌‍‌‌​ ‌‍​ ​​‌‍​‌​ ‌‍​ ​‍​ ​ ​‍‌‍‌ ‌​‌ ‍‌‌ ​​‌‍‌‌​ ‌‌ ​ ‌‍‍‌‌ ‌​‌‍‌‌‌‌​ ‌‍‌‌‌ ‌​‌ ‌​‌‍‍‌‌‍ ‍‌‍‌ ‌ ​ ​‍‌‍‌ ​​‌‍​‌‌ ‌​‌‍‍​​ ‌‌ ​ ‌‍ ‌‍​ ‌‍‍‌‌‍​‌‌‍ ​‌​ ​‌‍‍‌‌‍ ‍‌‍‍ ‌ ​ ​‍‌‌​ ‌‌‌​​‍‌‌ ‌‍‍ ‌‍‌‌‌ ‍‌​‍‌‌​ ​ ‌​‌​​‍‌‌​ ​ ‌​‌​​‍‌‌​ ​‍​ ​‍​ ‌​​ ​‍​ ‌‍​ ‌​​ ‍‌‌‍‌‍​ ​‌‌‍‌‌‌‍​ ​ ‌‍​ ​‌​ ​ ​‍‌‌​ ​‍​ ​‍​‍‌‌​ ‌‌‌​‌​​‍ ‍‌ ​​‌‍ ​‌‍​‌‌ ‌​‌‍‌‍‌‍ ‌ ​‍‌‍ ‌​‍‌‍‌ ​​‌‍‌‌‌ ​‍‌ ​ ‌ ​​‌‍‌‌‌‍​ ‌ ‌​‌‍‍‌‌ ‌‍‌‍‌‌​ ‌‌ ​​‌ ‌‌‌‍​‍‌‍ ​‌‍‍‌‌ ​ ‌‍‍​‌‍‌‌‌‍‌​​‍​‍‌ ‌